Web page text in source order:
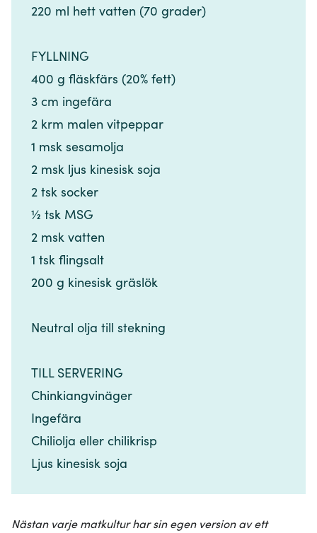
220 ml hett vatten (70 grader) ​​​​‌ ‍ ​‍​‍‌‍ ‌ ​‍‌‍‍‌‌‍‌ ‌‍‍‌‌‍ ‍​‍​‍​ ‍‍​‍​‍‌ ​ ‌‍​‌‌‍ ‍‌‍‍‌‌ ‌​‌ ‍‌​‍ ‍‌‍‍‌‌‍ ​‍​‍​‍ ​​‍​‍‌‍‍​‌ ​‍‌‍‌‌‌‍‌‍​‍​‍​ ‍‍​‍​‍‌‍‍​‌ ‌​‌ ‌​‌ ​​‌ ​ ​ ‍‍​‍ ​‍ ‌‍​ ‌‍ ‌‌ ​ ​‍ ‍‌‍​ ‌‍‌‌‌ ​‍‌ ‌‍‌‍‌‌‌ ​‍‌‍​‌​‍ ‍‌ ​ ‌‍‌‌​‍ ‌ ​​‌ ​‍‌‍ ‌‍‌​‌ ‌‌‌‍​ ‌ ‌​‌‍‍‌‌‍ ‌‍ ‍​‍ ‌‍‍‌‌‍ ‍‌ ‌​‌‍‌‌‌‍ ‍‌ ‌​​‍ ‌‍‌‌‌‍‌​‌‍‍‌‌ ‌​​‍ ‌‍ ‌‌‍ ‌‍‌​‌‍‌‌​ ‌‌ ​​‌ ​‍‌‍‌‌‌ ​ ‌‍‌‌‌‍ ‍‌ ‌​‌‍​‌‌ ‌​‌‍‍‌‌‍ ‌‍ ‍​ ‍ ‌‍‍‌‌‍‌​​ ‌​ ​​‌‍‌‌‌‍​‍‌‍​‌​ ‌‌​ ​​​ ​​​ ‌‌​‍ ‌‌‍​ ‌‍​‌​ ‌‍​ ​​​‍ ‌​ ‌​​ ​‌‌‍​‌‌‍​‍​‍ ‌​ ‍‌‌‍‌​‌‍​ ‌‍​‍​‍ ‌​ ​​​ ​ ‌‍‌​​ ‍​‌‍‌‌​ ‌​​ ‍‌​ ‌‍​ ‍‌‌‍​‌​ ‍‌​ ‌​​ ‍ ‌ ‌​‌ ‍‌‌ ​​‌‍‌‌​ ‌‌ ​​‌‍​‌‌‍‌ ‌‍‌‌​ ‍ ‌ ​​‌‍​‌‌ ‌​‌‍‍​​ ‌‌‍​‍‌‍ ​‌‍ ‌‍​ ‌‍‍ ‌ ​ ​‍‌‌​ ‌‌‌​​‍‌‌ ‌‍‍ ‌‍‌‌‌ ‍‌​‍‌‌​ ​ ‌​‌​​‍‌‌​ ​ ‌​‌​​‍‌‌​ ​‍​ ​‍​ ‌​‌‍‌‌​ ​‍‌‍‌‍​ ​ ‌‍​‍‌‍‌‍​ ‍​‌‍​ ‌‍‌‌​ ‍​​ ‌‍​‍‌‌​ ​‍​ ​‍​‍‌‌​ ‌‌‌​‌​​‍ ‍‌‍​ ‌‍ ‌‍ ​‌ ‌‌‌‍ ‌‌‍ ‍‌ ​ ​‍‌‌​ ‌‌‌​​‍‌‌ ‌‍‍ ‌‍‌‌‌ ‍‌​‍‌‌​ ​ ‌​‌​​‍‌‌​ ​ ‌​‌​​‍‌‌​ ​‍​ ​‍​ ‍​​ ‌ ​ ‍​​ ​‍‌‍​‍‌‍​ ​ ​​‌‍​‍‌‍​ ​ ‍‌​ ​‍​ ​‌​‍‌‌​ ​‍​ ​‍​‍‌‌​ ‌‌‌​‌​​‍ ‍‌‍‍‌‌ ‌​‌‍‌‌‌‍ ‌‌ ​ ​‍‌‌​ ‌‌‌​​‍​ ‌​​‍‌‌​ ‌‌‌​‌​​ ‌‍​‍‌‍​‌‌ ​ ‌‍‌‌‌‌‌‌‌ ​‍‌‍ ​​ ‌‌‍‍​‌ ‌​‌ ‌​‌ ​​‌ ​ ​‍‌‌​ ​ ‌​​‌​‍‌‌​ ​‍‌​‌‍​‍‌‌​ ​‍‌​‌‍‌‍​ ‌‍ ‌‌ ​ ​‍ ‍‌‍​ ‌‍‌‌‌ ​‍‌ ‌‍‌‍‌‌‌ ​‍‌‍​‌​‍ ‍‌ ​ ‌‍‌‌​‍‌‍‌‍‍‌‌‍‌​​ ‌​ ​​‌‍‌‌‌‍​‍‌‍​‌​ ‌‌​ ​​​ ​​​ ‌‌​‍ ‌‌‍​ ‌‍​‌​ ‌‍​ ​​​‍ ‌​ ‌​​ ​‌‌‍​‌‌‍​‍​‍ ‌​ ‍‌‌‍‌​‌‍​ ‌‍​‍​‍ ‌​ ​​​ ​ ‌‍‌​​ ‍​‌‍‌‌​ ‌​​ ‍‌​ ‌‍​ ‍‌‌‍​‌​ ‍‌​ ‌​​‍‌‍‌ ‌​‌ ‍‌‌ ​​‌‍‌‌​ ‌‌ ​​‌‍​‌‌‍‌ ‌‍‌‌​‍‌‍‌ ​​‌‍​‌‌ ‌​‌‍‍​​ ‌‌‍​‍‌‍ ​‌‍ ‌‍​ ‌‍‍ ‌ ​ ​‍‌‌​ ‌‌‌​​‍‌‌ ‌‍‍ ‌‍‌‌‌ ‍‌​‍‌‌​ ​ ‌​‌​​‍‌‌​ ​ ‌​‌​​‍‌‌​ ​‍​ ​‍​ ‌​‌‍‌‌​ ​‍‌‍‌‍​ ​ ‌‍​‍‌‍‌‍​ ‍​‌‍​ ‌‍‌‌​ ‍​​ ‌‍​‍‌‌​ ​‍​ ​‍​‍‌‌​ ‌‌‌​‌​​‍ ‍‌‍​ ‌‍ ‌‍ ​‌ ‌‌‌‍ ‌‌‍ ‍‌ ​ ​‍‌‌​ ‌‌‌​​‍‌‌ ‌‍‍ ‌‍‌‌‌ ‍‌​‍‌‌​ ​ ‌​‌​​‍‌‌​ ​ ‌​‌​​‍‌‌​ ​‍​ ​‍​ ‍​​ ‌ ​ ‍​​ ​‍‌‍​‍‌‍​ ​ ​​‌‍​‍‌‍​ ​ ‍‌​ ​‍​ ​‌​‍‌‌​ ​‍​ ​‍​‍‌‌​ ‌‌‌​‌​​‍ ‍‌‍‍‌‌ ‌​‌‍‌‌‌‍ ‌‌ ​ ​‍‌‌​ ‌‌‌​​‍​ ‌​​‍‌‌​ ‌‌‌​‌​​‍‌‍‌ ‌ ‌‍ ‌ ​‍‌‍‍ ‌ ​ ‌ ​​‌‍​‌‌‍​ ‌‍‌‌​ ‌‌ ​​‌ ​‍‌‍ ‌‍‌​‌ ‌‌‌‍​ ‌ ‌​‌‍‍‌‌‍ ‌‍ ‍​‍‌‍‌ ​​‌‍‌‌‌ ​‍‌ ​ ‌ ​​‌‍‌‌‌‍​ ‌ ‌​‌‍‍‌‌ ‌‍‌‍‌‌​ ‌‌ ​​‌ ‌‌‌‍​‍‌‍ ​‌‍‍‌‌ ​ ‌‍‍​‌‍‌‌‌‍‌​​‍​‍‌ ‌
FYLLNING​​​​‌ ‍ ​‍​‍‌‍ ‌ ​‍‌‍‍‌‌‍‌ ‌‍‍‌‌‍ ‍​‍​‍​ ‍‍​‍​‍‌ ​ ‌‍​‌‌‍ ‍‌‍‍‌‌ ‌​‌ ‍‌​‍ ‍‌‍‍‌‌‍ ​‍​‍​‍ ​​‍​‍‌‍‍​‌ ​‍‌‍‌‌‌‍‌‍​‍​‍​ ‍‍​‍​‍‌‍‍​‌ ‌​‌ ‌​‌ ​​‌ ​ ​ ‍‍​‍ ​‍ ‌‍​ ‌‍ ‌‌ ​ ​‍ ‍‌‍​ ‌‍‌‌‌ ​‍‌ ‌‍‌‍‌‌‌ ​‍‌‍​‌​‍ ‍‌ ​ ‌‍‌‌​‍ ‌ ​​‌ ​‍‌‍ ‌‍‌​‌ ‌‌‌‍​ ‌ ‌​‌‍‍‌‌‍ ‌‍ ‍​‍ ‌‍‍‌‌‍ ‍‌ ‌​‌‍‌‌‌‍ ‍‌ ‌​​‍ ‌‍‌‌‌‍‌​‌‍‍‌‌ ‌​​‍ ‌‍ ‌‌‍ ‌‍‌​‌‍‌‌​ ‌‌ ​​‌ ​‍‌‍‌‌‌ ​ ‌‍‌‌‌‍ ‍‌ ‌​‌‍​‌‌ ‌​‌‍‍‌‌‍ ‌‍ ‍​ ‍ ‌‍‍‌‌‍‌​​ ‌​ ​​‌‍‌‌‌‍​‍‌‍​‌​ ‌‌​ ​​​ ​​​ ‌‌​‍ ‌‌‍​ ‌‍​‌​ ‌‍​ ​​​‍ ‌​ ‌​​ ​‌‌‍​‌‌‍​‍​‍ ‌​ ‍‌‌‍‌​‌‍​ ‌‍​‍​‍ ‌​ ​​​ ​ ‌‍‌​​ ‍​‌‍‌‌​ ‌​​ ‍‌​ ‌‍​ ‍‌‌‍​‌​ ‍‌​ ‌​​ ‍ ‌ ‌​‌ ‍‌‌ ​​‌‍‌‌​ ‌‌ ​​‌‍​‌‌‍‌ ‌‍‌‌​ ‍ ‌ ​​‌‍​‌‌ ‌​‌‍‍​​ ‌‌‍​‍‌‍ ​‌‍ ‌‍​ ‌‍‍ ‌ ​ ​‍‌‌​ ‌‌‌​​‍‌‌ ‌‍‍ ‌‍‌‌‌ ‍‌​‍‌‌​ ​ ‌​‌​​‍‌‌​ ​ ‌​‌​​‍‌‌​ ​‍​ ​‍​ ‌​‌‍‌‌​ ​‍‌‍‌‍​ ​ ‌‍​‍‌‍‌‍​ ‍​‌‍​ ‌‍‌‌​ ‍​​ ‌‍​‍‌‌​ ​‍​ ​‍​‍‌‌​ ‌‌‌​‌​​‍ ‍‌‍​ ‌‍ ‌‍ ​‌ ‌‌‌‍ ‌‌‍ ‍‌ ​ ​‍‌‌​ ‌‌‌​​‍‌‌ ‌‍‍ ‌‍‌‌‌ ‍‌​‍‌‌​ ​ ‌​‌​​‍‌‌​ ​ ‌​‌​​‍‌‌​ ​‍​ ​‍​ ‍​​ ‌ ​ ‍​​ ​‍‌‍​‍‌‍​ ​ ​​‌‍​‍‌‍​ ​ ‍‌​ ​‍​ ​‌​‍‌‌​ ​‍​ ​‍​‍‌‌​ ‌‌‌​‌​​‍ ‍‌‍‍‌‌ ‌​‌‍‌‌‌‍ ‌‌ ​ ​‍‌‌​ ‌‌‌​​‍​ ‌‍​‍‌‌​ ‌‌‌​‌​​ ‌‍​‍‌‍​‌‌ ​ ‌‍‌‌‌‌‌‌‌ ​‍‌‍ ​​ ‌‌‍‍​‌ ‌​‌ ‌​‌ ​​‌ ​ ​‍‌‌​ ​ ‌​​‌​‍‌‌​ ​‍‌​‌‍​‍‌‌​ ​‍‌​‌‍‌‍​ ‌‍ ‌‌ ​ ​‍ ‍‌‍​ ‌‍‌‌‌ ​‍‌ ‌‍‌‍‌‌‌ ​‍‌‍​‌​‍ ‍‌ ​ ‌‍‌‌​‍‌‍‌‍‍‌‌‍‌​​ ‌​ ​​‌‍‌‌‌‍​‍‌‍​‌​ ‌‌​ ​​​ ​​​ ‌‌​‍ ‌‌‍​ ‌‍​‌​ ‌‍​ ​​​‍ ‌​ ‌​​ ​‌‌‍​‌‌‍​‍​‍ ‌​ ‍‌‌‍‌​‌‍​ ‌‍​‍​‍ ‌​ ​​​ ​ ‌‍‌​​ ‍​‌‍‌‌​ ‌​​ ‍‌​ ‌‍​ ‍‌‌‍​‌​ ‍‌​ ‌​​‍‌‍‌ ‌​‌ ‍‌‌ ​​‌‍‌‌​ ‌‌ ​​‌‍​‌‌‍‌ ‌‍‌‌​‍‌‍‌ ​​‌‍​‌‌ ‌​‌‍‍​​ ‌‌‍​‍‌‍ ​‌‍ ‌‍​ ‌‍‍ ‌ ​ ​‍‌‌​ ‌‌‌​​‍‌‌ ‌‍‍ ‌‍‌‌‌ ‍‌​‍‌‌​ ​ ‌​‌​​‍‌‌​ ​ ‌​‌​​‍‌‌​ ​‍​ ​‍​ ‌​‌‍‌‌​ ​‍‌‍‌‍​ ​ ‌‍​‍‌‍‌‍​ ‍​‌‍​ ‌‍‌‌​ ‍​​ ‌‍​‍‌‌​ ​‍​ ​‍​‍‌‌​ ‌‌‌​‌​​‍ ‍‌‍​ ‌‍ ‌‍ ​‌ ‌‌‌‍ ‌‌‍ ‍‌ ​ ​‍‌‌​ ‌‌‌​​‍‌‌ ‌‍‍ ‌‍‌‌‌ ‍‌​‍‌‌​ ​ ‌​‌​​‍‌‌​ ​ ‌​‌​​‍‌‌​ ​‍​ ​‍​ ‍​​ ‌ ​ ‍​​ ​‍‌‍​‍‌‍​ ​ ​​‌‍​‍‌‍​ ​ ‍‌​ ​‍​ ​‌​‍‌‌​ ​‍​ ​‍​‍‌‌​ ‌‌‌​‌​​‍ ‍‌‍‍‌‌ ‌​‌‍‌‌‌‍ ‌‌ ​ ​‍‌‌​ ‌‌‌​​‍​ ‌‍​‍‌‌​ ‌‌‌​‌​​‍‌‍‌ ‌ ‌‍ ‌ ​‍‌‍‍ ‌ ​ ‌ ​​‌‍​‌‌‍​ ‌‍‌‌​ ‌‌ ​​‌ ​‍‌‍ ‌‍‌​‌ ‌‌‌‍​ ‌ ‌​‌‍‍‌‌‍ ‌‍ ‍​‍‌‍‌ ​​‌‍‌‌‌ ​‍‌ ​ ‌ ​​‌‍‌‌‌‍​ ‌ ‌​‌‍‍‌‌ ‌‍‌‍‌‌​ ‌‌ ​​‌ ‌‌‌‍​‍‌‍ ​‌‍‍‌‌ ​ ‌‍‍​‌‍‌‌‌‍‌​​‍​‍‌ ‌
400 g fläskfärs (20% fett) ​​​​‌ ‍ ​‍​‍‌‍ ‌ ​‍‌‍‍‌‌‍‌ ‌‍‍‌‌‍ ‍​‍​‍​ ‍‍​‍​‍‌ ​ ‌‍​‌‌‍ ‍‌‍‍‌‌ ‌​‌ ‍‌​‍ ‍‌‍‍‌‌‍ ​‍​‍​‍ ​​‍​‍‌‍‍​‌ ​‍‌‍‌‌‌‍‌‍​‍​‍​ ‍‍​‍​‍‌‍‍​‌ ‌​‌ ‌​‌ ​​‌ ​ ​ ‍‍​‍ ​‍ ‌‍​ ‌‍ ‌‌ ​ ​‍ ‍‌‍​ ‌‍‌‌‌ ​‍‌ ‌‍‌‍‌‌‌ ​‍‌‍​‌​‍ ‍‌ ​ ‌‍‌‌​‍ ‌ ​​‌ ​‍‌‍ ‌‍‌​‌ ‌‌‌‍​ ‌ ‌​‌‍‍‌‌‍ ‌‍ ‍​‍ ‌‍‍‌‌‍ ‍‌ ‌​‌‍‌‌‌‍ ‍‌ ‌​​‍ ‌‍‌‌‌‍‌​‌‍‍‌‌ ‌​​‍ ‌‍ ‌‌‍ ‌‍‌​‌‍‌‌​ ‌‌ ​​‌ ​‍‌‍‌‌‌ ​ ‌‍‌‌‌‍ ‍‌ ‌​‌‍​‌‌ ‌​‌‍‍‌‌‍ ‌‍ ‍​ ‍ ‌‍‍‌‌‍‌​​ ‌​ ​​‌‍‌‌‌‍​‍‌‍​‌​ ‌‌​ ​​​ ​​​ ‌‌​‍ ‌‌‍​ ‌‍​‌​ ‌‍​ ​​​‍ ‌​ ‌​​ ​‌‌‍​‌‌‍​‍​‍ ‌​ ‍‌‌‍‌​‌‍​ ‌‍​‍​‍ ‌​ ​​​ ​ ‌‍‌​​ ‍​‌‍‌‌​ ‌​​ ‍‌​ ‌‍​ ‍‌‌‍​‌​ ‍‌​ ‌​​ ‍ ‌ ‌​‌ ‍‌‌ ​​‌‍‌‌​ ‌‌ ​​‌‍​‌‌‍‌ ‌‍‌‌​ ‍ ‌ ​​‌‍​‌‌ ‌​‌‍‍​​ ‌‌‍​‍‌‍ ​‌‍ ‌‍​ ‌‍‍ ‌ ​ ​‍‌‌​ ‌‌‌​​‍‌‌ ‌‍‍ ‌‍‌‌‌ ‍‌​‍‌‌​ ​ ‌​‌​​‍‌‌​ ​ ‌​‌​​‍‌‌​ ​‍​ ​‍​ ‌​‌‍‌‌​ ​‍‌‍‌‍​ ​ ‌‍​‍‌‍‌‍​ ‍​‌‍​ ‌‍‌‌​ ‍​​ ‌‍​‍‌‌​ ​‍​ ​‍​‍‌‌​ ‌‌‌​‌​​‍ ‍‌‍​ ‌‍ ‌‍ ​‌ ‌‌‌‍ ‌‌‍ ‍‌ ​ ​‍‌‌​ ‌‌‌​​‍‌‌ ‌‍‍ ‌‍‌‌‌ ‍‌​‍‌‌​ ​ ‌​‌​​‍‌‌​ ​ ‌​‌​​‍‌‌​ ​‍​ ​‍​ ‍​​ ‌ ​ ‍​​ ​‍‌‍​‍‌‍​ ​ ​​‌‍​‍‌‍​ ​ ‍‌​ ​‍​ ​‌​‍‌‌​ ​‍​ ​‍​‍‌‌​ ‌‌‌​‌​​‍ ‍‌‍‍‌‌ ‌​‌‍‌‌‌‍ ‌‌ ​ ​‍‌‌​ ‌‌‌​​‍​ ‌ ​‍‌‌​ ‌‌‌​‌​​ ‌‍​‍‌‍​‌‌ ​ ‌‍‌‌‌‌‌‌‌ ​‍‌‍ ​​ ‌‌‍‍​‌ ‌​‌ ‌​‌ ​​‌ ​ ​‍‌‌​ ​ ‌​​‌​‍‌‌​ ​‍‌​‌‍​‍‌‌​ ​‍‌​‌‍‌‍​ ‌‍ ‌‌ ​ ​‍ ‍‌‍​ ‌‍‌‌‌ ​‍‌ ‌‍‌‍‌‌‌ ​‍‌‍​‌​‍ ‍‌ ​ ‌‍‌‌​‍‌‍‌‍‍‌‌‍‌​​ ‌​ ​​‌‍‌‌‌‍​‍‌‍​‌​ ‌‌​ ​​​ ​​​ ‌‌​‍ ‌‌‍​ ‌‍​‌​ ‌‍​ ​​​‍ ‌​ ‌​​ ​‌‌‍​‌‌‍​‍​‍ ‌​ ‍‌‌‍‌​‌‍​ ‌‍​‍​‍ ‌​ ​​​ ​ ‌‍‌​​ ‍​‌‍‌‌​ ‌​​ ‍‌​ ‌‍​ ‍‌‌‍​‌​ ‍‌​ ‌​​‍‌‍‌ ‌​‌ ‍‌‌ ​​‌‍‌‌​ ‌‌ ​​‌‍​‌‌‍‌ ‌‍‌‌​‍‌‍‌ ​​‌‍​‌‌ ‌​‌‍‍​​ ‌‌‍​‍‌‍ ​‌‍ ‌‍​ ‌‍‍ ‌ ​ ​‍‌‌​ ‌‌‌​​‍‌‌ ‌‍‍ ‌‍‌‌‌ ‍‌​‍‌‌​ ​ ‌​‌​​‍‌‌​ ​ ‌​‌​​‍‌‌​ ​‍​ ​‍​ ‌​‌‍‌‌​ ​‍‌‍‌‍​ ​ ‌‍​‍‌‍‌‍​ ‍​‌‍​ ‌‍‌‌​ ‍​​ ‌‍​‍‌‌​ ​‍​ ​‍​‍‌‌​ ‌‌‌​‌​​‍ ‍‌‍​ ‌‍ ‌‍ ​‌ ‌‌‌‍ ‌‌‍ ‍‌ ​ ​‍‌‌​ ‌‌‌​​‍‌‌ ‌‍‍ ‌‍‌‌‌ ‍‌​‍‌‌​ ​ ‌​‌​​‍‌‌​ ​ ‌​‌​​‍‌‌​ ​‍​ ​‍​ ‍​​ ‌ ​ ‍​​ ​‍‌‍​‍‌‍​ ​ ​​‌‍​‍‌‍​ ​ ‍‌​ ​‍​ ​‌​‍‌‌​ ​‍​ ​‍​‍‌‌​ ‌‌‌​‌​​‍ ‍‌‍‍‌‌ ‌​‌‍‌‌‌‍ ‌‌ ​ ​‍‌‌​ ‌‌‌​​‍​ ‌ ​‍‌‌​ ‌‌‌​‌​​‍‌‍‌ ‌ ‌‍ ‌ ​‍‌‍‍ ‌ ​ ‌ ​​‌‍​‌‌‍​ ‌‍‌‌​ ‌‌ ​​‌ ​‍‌‍ ‌‍‌​‌ ‌‌‌‍​ ‌ ‌​‌‍‍‌‌‍ ‌‍ ‍​‍‌‍‌ ​​‌‍‌‌‌ ​‍‌ ​ ‌ ​​‌‍‌‌‌‍​ ‌ ‌​‌‍‍‌‌ ‌‍‌‍‌‌​ ‌‌ ​​‌ ‌‌‌‍​‍‌‍ ​‌‍‍‌‌ ​ ‌‍‍​‌‍‌‌‌‍‌​​‍​‍‌ ‌
3 cm ingefära​​​​‌ ‍ ​‍​‍‌‍ ‌ ​‍‌‍‍‌‌‍‌ ‌‍‍‌‌‍ ‍​‍​‍​ ‍‍​‍​‍‌ ​ ‌‍​‌‌‍ ‍‌‍‍‌‌ ‌​‌ ‍‌​‍ ‍‌‍‍‌‌‍ ​‍​‍​‍ ​​‍​‍‌‍‍​‌ ​‍‌‍‌‌‌‍‌‍​‍​‍​ ‍‍​‍​‍‌‍‍​‌ ‌​‌ ‌​‌ ​​‌ ​ ​ ‍‍​‍ ​‍ ‌‍​ ‌‍ ‌‌ ​ ​‍ ‍‌‍​ ‌‍‌‌‌ ​‍‌ ‌‍‌‍‌‌‌ ​‍‌‍​‌​‍ ‍‌ ​ ‌‍‌‌​‍ ‌ ​​‌ ​‍‌‍ ‌‍‌​‌ ‌‌‌‍​ ‌ ‌​‌‍‍‌‌‍ ‌‍ ‍​‍ ‌‍‍‌‌‍ ‍‌ ‌​‌‍‌‌‌‍ ‍‌ ‌​​‍ ‌‍‌‌‌‍‌​‌‍‍‌‌ ‌​​‍ ‌‍ ‌‌‍ ‌‍‌​‌‍‌‌​ ‌‌ ​​‌ ​‍‌‍‌‌‌ ​ ‌‍‌‌‌‍ ‍‌ ‌​‌‍​‌‌ ‌​‌‍‍‌‌‍ ‌‍ ‍​ ‍ ‌‍‍‌‌‍‌​​ ‌​ ​​‌‍‌‌‌‍​‍‌‍​‌​ ‌‌​ ​​​ ​​​ ‌‌​‍ ‌‌‍​ ‌‍​‌​ ‌‍​ ​​​‍ ‌​ ‌​​ ​‌‌‍​‌‌‍​‍​‍ ‌​ ‍‌‌‍‌​‌‍​ ‌‍​‍​‍ ‌​ ​​​ ​ ‌‍‌​​ ‍​‌‍‌‌​ ‌​​ ‍‌​ ‌‍​ ‍‌‌‍​‌​ ‍‌​ ‌​​ ‍ ‌ ‌​‌ ‍‌‌ ​​‌‍‌‌​ ‌‌ ​​‌‍​‌‌‍‌ ‌‍‌‌​ ‍ ‌ ​​‌‍​‌‌ ‌​‌‍‍​​ ‌‌‍​‍‌‍ ​‌‍ ‌‍​ ‌‍‍ ‌ ​ ​‍‌‌​ ‌‌‌​​‍‌‌ ‌‍‍ ‌‍‌‌‌ ‍‌​‍‌‌​ ​ ‌​‌​​‍‌‌​ ​ ‌​‌​​‍‌‌​ ​‍​ ​‍​ ‌​‌‍‌‌​ ​‍‌‍‌‍​ ​ ‌‍​‍‌‍‌‍​ ‍​‌‍​ ‌‍‌‌​ ‍​​ ‌‍​‍‌‌​ ​‍​ ​‍​‍‌‌​ ‌‌‌​‌​​‍ ‍‌‍​ ‌‍ ‌‍ ​‌ ‌‌‌‍ ‌‌‍ ‍‌ ​ ​‍‌‌​ ‌‌‌​​‍‌‌ ‌‍‍ ‌‍‌‌‌ ‍‌​‍‌‌​ ​ ‌​‌​​‍‌‌​ ​ ‌​‌​​‍‌‌​ ​‍​ ​‍​ ‍​​ ‌ ​ ‍​​ ​‍‌‍​‍‌‍​ ​ ​​‌‍​‍‌‍​ ​ ‍‌​ ​‍​ ​‌​‍‌‌​ ​‍​ ​‍​‍‌‌​ ‌‌‌​‌​​‍ ‍‌‍‍‌‌ ‌​‌‍‌‌‌‍ ‌‌ ​ ​‍‌‌​ ‌‌‌​​‍​ ‍​​‍‌‌​ ‌‌‌​‌​​ ‌‍​‍‌‍​‌‌ ​ ‌‍‌‌‌‌‌‌‌ ​‍‌‍ ​​ ‌‌‍‍​‌ ‌​‌ ‌​‌ ​​‌ ​ ​‍‌‌​ ​ ‌​​‌​‍‌‌​ ​‍‌​‌‍​‍‌‌​ ​‍‌​‌‍‌‍​ ‌‍ ‌‌ ​ ​‍ ‍‌‍​ ‌‍‌‌‌ ​‍‌ ‌‍‌‍‌‌‌ ​‍‌‍​‌​‍ ‍‌ ​ ‌‍‌‌​‍‌‍‌‍‍‌‌‍‌​​ ‌​ ​​‌‍‌‌‌‍​‍‌‍​‌​ ‌‌​ ​​​ ​​​ ‌‌​‍ ‌‌‍​ ‌‍​‌​ ‌‍​ ​​​‍ ‌​ ‌​​ ​‌‌‍​‌‌‍​‍​‍ ‌​ ‍‌‌‍‌​‌‍​ ‌‍​‍​‍ ‌​ ​​​ ​ ‌‍‌​​ ‍​‌‍‌‌​ ‌​​ ‍‌​ ‌‍​ ‍‌‌‍​‌​ ‍‌​ ‌​​‍‌‍‌ ‌​‌ ‍‌‌ ​​‌‍‌‌​ ‌‌ ​​‌‍​‌‌‍‌ ‌‍‌‌​‍‌‍‌ ​​‌‍​‌‌ ‌​‌‍‍​​ ‌‌‍​‍‌‍ ​‌‍ ‌‍​ ‌‍‍ ‌ ​ ​‍‌‌​ ‌‌‌​​‍‌‌ ‌‍‍ ‌‍‌‌‌ ‍‌​‍‌‌​ ​ ‌​‌​​‍‌‌​ ​ ‌​‌​​‍‌‌​ ​‍​ ​‍​ ‌​‌‍‌‌​ ​‍‌‍‌‍​ ​ ‌‍​‍‌‍‌‍​ ‍​‌‍​ ‌‍‌‌​ ‍​​ ‌‍​‍‌‌​ ​‍​ ​‍​‍‌‌​ ‌‌‌​‌​​‍ ‍‌‍​ ‌‍ ‌‍ ​‌ ‌‌‌‍ ‌‌‍ ‍‌ ​ ​‍‌‌​ ‌‌‌​​‍‌‌ ‌‍‍ ‌‍‌‌‌ ‍‌​‍‌‌​ ​ ‌​‌​​‍‌‌​ ​ ‌​‌​​‍‌‌​ ​‍​ ​‍​ ‍​​ ‌ ​ ‍​​ ​‍‌‍​‍‌‍​ ​ ​​‌‍​‍‌‍​ ​ ‍‌​ ​‍​ ​‌​‍‌‌​ ​‍​ ​‍​‍‌‌​ ‌‌‌​‌​​‍ ‍‌‍‍‌‌ ‌​‌‍‌‌‌‍ ‌‌ ​ ​‍‌‌​ ‌‌‌​​‍​ ‍​​‍‌‌​ ‌‌‌​‌​​‍‌‍‌ ‌ ‌‍ ‌ ​‍‌‍‍ ‌ ​ ‌ ​​‌‍​‌‌‍​ ‌‍‌‌​ ‌‌ ​​‌ ​‍‌‍ ‌‍‌​‌ ‌‌‌‍​ ‌ ‌​‌‍‍‌‌‍ ‌‍ ‍​‍‌‍‌ ​​‌‍‌‌‌ ​‍‌ ​ ‌ ​​‌‍‌‌‌‍​ ‌ ‌​‌‍‍‌‌ ‌‍‌‍‌‌​ ‌‌ ​​‌ ‌‌‌‍​‍‌‍ ​‌‍‍‌‌ ​ ‌‍‍​‌‍‌‌‌‍‌​​‍​‍‌ ‌
2 krm malen vitpeppar​​​​‌ ‍ ​‍​‍‌‍ ‌ ​‍‌‍‍‌‌‍‌ ‌‍‍‌‌‍ ‍​‍​‍​ ‍‍​‍​‍‌ ​ ‌‍​‌‌‍ ‍‌‍‍‌‌ ‌​‌ ‍‌​‍ ‍‌‍‍‌‌‍ ​‍​‍​‍ ​​‍​‍‌‍‍​‌ ​‍‌‍‌‌‌‍‌‍​‍​‍​ ‍‍​‍​‍‌‍‍​‌ ‌​‌ ‌​‌ ​​‌ ​ ​ ‍‍​‍ ​‍ ‌‍​ ‌‍ ‌‌ ​ ​‍ ‍‌‍​ ‌‍‌‌‌ ​‍‌ ‌‍‌‍‌‌‌ ​‍‌‍​‌​‍ ‍‌ ​ ‌‍‌‌​‍ ‌ ​​‌ ​‍‌‍ ‌‍‌​‌ ‌‌‌‍​ ‌ ‌​‌‍‍‌‌‍ ‌‍ ‍​‍ ‌‍‍‌‌‍ ‍‌ ‌​‌‍‌‌‌‍ ‍‌ ‌​​‍ ‌‍‌‌‌‍‌​‌‍‍‌‌ ‌​​‍ ‌‍ ‌‌‍ ‌‍‌​‌‍‌‌​ ‌‌ ​​‌ ​‍‌‍‌‌‌ ​ ‌‍‌‌‌‍ ‍‌ ‌​‌‍​‌‌ ‌​‌‍‍‌‌‍ ‌‍ ‍​ ‍ ‌‍‍‌‌‍‌​​ ‌​ ​​‌‍‌‌‌‍​‍‌‍​‌​ ‌‌​ ​​​ ​​​ ‌‌​‍ ‌‌‍​ ‌‍​‌​ ‌‍​ ​​​‍ ‌​ ‌​​ ​‌‌‍​‌‌‍​‍​‍ ‌​ ‍‌‌‍‌​‌‍​ ‌‍​‍​‍ ‌​ ​​​ ​ ‌‍‌​​ ‍​‌‍‌‌​ ‌​​ ‍‌​ ‌‍​ ‍‌‌‍​‌​ ‍‌​ ‌​​ ‍ ‌ ‌​‌ ‍‌‌ ​​‌‍‌‌​ ‌‌ ​​‌‍​‌‌‍‌ ‌‍‌‌​ ‍ ‌ ​​‌‍​‌‌ ‌​‌‍‍​​ ‌‌‍​‍‌‍ ​‌‍ ‌‍​ ‌‍‍ ‌ ​ ​‍‌‌​ ‌‌‌​​‍‌‌ ‌‍‍ ‌‍‌‌‌ ‍‌​‍‌‌​ ​ ‌​‌​​‍‌‌​ ​ ‌​‌​​‍‌‌​ ​‍​ ​‍​ ‌​‌‍‌‌​ ​‍‌‍‌‍​ ​ ‌‍​‍‌‍‌‍​ ‍​‌‍​ ‌‍‌‌​ ‍​​ ‌‍​‍‌‌​ ​‍​ ​‍​‍‌‌​ ‌‌‌​‌​​‍ ‍‌‍​ ‌‍ ‌‍ ​‌ ‌‌‌‍ ‌‌‍ ‍‌ ​ ​‍‌‌​ ‌‌‌​​‍‌‌ ‌‍‍ ‌‍‌‌‌ ‍‌​‍‌‌​ ​ ‌​‌​​‍‌‌​ ​ ‌​‌​​‍‌‌​ ​‍​ ​‍​ ‍​​ ‌ ​ ‍​​ ​‍‌‍​‍‌‍​ ​ ​​‌‍​‍‌‍​ ​ ‍‌​ ​‍​ ​‌​‍‌‌​ ​‍​ ​‍​‍‌‌​ ‌‌‌​‌​​‍ ‍‌‍‍‌‌ ‌​‌‍‌‌‌‍ ‌‌ ​ ​‍‌‌​ ‌‌‌​​‍​ ‍‌​‍‌‌​ ‌‌‌​‌​​ ‌‍​‍‌‍​‌‌ ​ ‌‍‌‌‌‌‌‌‌ ​‍‌‍ ​​ ‌‌‍‍​‌ ‌​‌ ‌​‌ ​​‌ ​ ​‍‌‌​ ​ ‌​​‌​‍‌‌​ ​‍‌​‌‍​‍‌‌​ ​‍‌​‌‍‌‍​ ‌‍ ‌‌ ​ ​‍ ‍‌‍​ ‌‍‌‌‌ ​‍‌ ‌‍‌‍‌‌‌ ​‍‌‍​‌​‍ ‍‌ ​ ‌‍‌‌​‍‌‍‌‍‍‌‌‍‌​​ ‌​ ​​‌‍‌‌‌‍​‍‌‍​‌​ ‌‌​ ​​​ ​​​ ‌‌​‍ ‌‌‍​ ‌‍​‌​ ‌‍​ ​​​‍ ‌​ ‌​​ ​‌‌‍​‌‌‍​‍​‍ ‌​ ‍‌‌‍‌​‌‍​ ‌‍​‍​‍ ‌​ ​​​ ​ ‌‍‌​​ ‍​‌‍‌‌​ ‌​​ ‍‌​ ‌‍​ ‍‌‌‍​‌​ ‍‌​ ‌​​‍‌‍‌ ‌​‌ ‍‌‌ ​​‌‍‌‌​ ‌‌ ​​‌‍​‌‌‍‌ ‌‍‌‌​‍‌‍‌ ​​‌‍​‌‌ ‌​‌‍‍​​ ‌‌‍​‍‌‍ ​‌‍ ‌‍​ ‌‍‍ ‌ ​ ​‍‌‌​ ‌‌‌​​‍‌‌ ‌‍‍ ‌‍‌‌‌ ‍‌​‍‌‌​ ​ ‌​‌​​‍‌‌​ ​ ‌​‌​​‍‌‌​ ​‍​ ​‍​ ‌​‌‍‌‌​ ​‍‌‍‌‍​ ​ ‌‍​‍‌‍‌‍​ ‍​‌‍​ ‌‍‌‌​ ‍​​ ‌‍​‍‌‌​ ​‍​ ​‍​‍‌‌​ ‌‌‌​‌​​‍ ‍‌‍​ ‌‍ ‌‍ ​‌ ‌‌‌‍ ‌‌‍ ‍‌ ​ ​‍‌‌​ ‌‌‌​​‍‌‌ ‌‍‍ ‌‍‌‌‌ ‍‌​‍‌‌​ ​ ‌​‌​​‍‌‌​ ​ ‌​‌​​‍‌‌​ ​‍​ ​‍​ ‍​​ ‌ ​ ‍​​ ​‍‌‍​‍‌‍​ ​ ​​‌‍​‍‌‍​ ​ ‍‌​ ​‍​ ​‌​‍‌‌​ ​‍​ ​‍​‍‌‌​ ‌‌‌​‌​​‍ ‍‌‍‍‌‌ ‌​‌‍‌‌‌‍ ‌‌ ​ ​‍‌‌​ ‌‌‌​​‍​ ‍‌​‍‌‌​ ‌‌‌​‌​​‍‌‍‌ ‌ ‌‍ ‌ ​‍‌‍‍ ‌ ​ ‌ ​​‌‍​‌‌‍​ ‌‍‌‌​ ‌‌ ​​‌ ​‍‌‍ ‌‍‌​‌ ‌‌‌‍​ ‌ ‌​‌‍‍‌‌‍ ‌‍ ‍​‍‌‍‌ ​​‌‍‌‌‌ ​‍‌ ​ ‌ ​​‌‍‌‌‌‍​ ‌ ‌​‌‍‍‌‌ ‌‍‌‍‌‌​ ‌‌ ​​‌ ‌‌‌‍​‍‌‍ ​‌‍‍‌‌ ​ ‌‍‍​‌‍‌‌‌‍‌​​‍​‍‌ ‌
1 msk sesamolja​​​​‌ ‍ ​‍​‍‌‍ ‌ ​‍‌‍‍‌‌‍‌ ‌‍‍‌‌‍ ‍​‍​‍​ ‍‍​‍​‍‌ ​ ‌‍​‌‌‍ ‍‌‍‍‌‌ ‌​‌ ‍‌​‍ ‍‌‍‍‌‌‍ ​‍​‍​‍ ​​‍​‍‌‍‍​‌ ​‍‌‍‌‌‌‍‌‍​‍​‍​ ‍‍​‍​‍‌‍‍​‌ ‌​‌ ‌​‌ ​​‌ ​ ​ ‍‍​‍ ​‍ ‌‍​ ‌‍ ‌‌ ​ ​‍ ‍‌‍​ ‌‍‌‌‌ ​‍‌ ‌‍‌‍‌‌‌ ​‍‌‍​‌​‍ ‍‌ ​ ‌‍‌‌​‍ ‌ ​​‌ ​‍‌‍ ‌‍‌​‌ ‌‌‌‍​ ‌ ‌​‌‍‍‌‌‍ ‌‍ ‍​‍ ‌‍‍‌‌‍ ‍‌ ‌​‌‍‌‌‌‍ ‍‌ ‌​​‍ ‌‍‌‌‌‍‌​‌‍‍‌‌ ‌​​‍ ‌‍ ‌‌‍ ‌‍‌​‌‍‌‌​ ‌‌ ​​‌ ​‍‌‍‌‌‌ ​ ‌‍‌‌‌‍ ‍‌ ‌​‌‍​‌‌ ‌​‌‍‍‌‌‍ ‌‍ ‍​ ‍ ‌‍‍‌‌‍‌​​ ‌​ ​​‌‍‌‌‌‍​‍‌‍​‌​ ‌‌​ ​​​ ​​​ ‌‌​‍ ‌‌‍​ ‌‍​‌​ ‌‍​ ​​​‍ ‌​ ‌​​ ​‌‌‍​‌‌‍​‍​‍ ‌​ ‍‌‌‍‌​‌‍​ ‌‍​‍​‍ ‌​ ​​​ ​ ‌‍‌​​ ‍​‌‍‌‌​ ‌​​ ‍‌​ ‌‍​ ‍‌‌‍​‌​ ‍‌​ ‌​​ ‍ ‌ ‌​‌ ‍‌‌ ​​‌‍‌‌​ ‌‌ ​​‌‍​‌‌‍‌ ‌‍‌‌​ ‍ ‌ ​​‌‍​‌‌ ‌​‌‍‍​​ ‌‌‍​‍‌‍ ​‌‍ ‌‍​ ‌‍‍ ‌ ​ ​‍‌‌​ ‌‌‌​​‍‌‌ ‌‍‍ ‌‍‌‌‌ ‍‌​‍‌‌​ ​ ‌​‌​​‍‌‌​ ​ ‌​‌​​‍‌‌​ ​‍​ ​‍​ ‌​‌‍‌‌​ ​‍‌‍‌‍​ ​ ‌‍​‍‌‍‌‍​ ‍​‌‍​ ‌‍‌‌​ ‍​​ ‌‍​‍‌‌​ ​‍​ ​‍​‍‌‌​ ‌‌‌​‌​​‍ ‍‌‍​ ‌‍ ‌‍ ​‌ ‌‌‌‍ ‌‌‍ ‍‌ ​ ​‍‌‌​ ‌‌‌​​‍‌‌ ‌‍‍ ‌‍‌‌‌ ‍‌​‍‌‌​ ​ ‌​‌​​‍‌‌​ ​ ‌​‌​​‍‌‌​ ​‍​ ​‍​ ‍​​ ‌ ​ ‍​​ ​‍‌‍​‍‌‍​ ​ ​​‌‍​‍‌‍​ ​ ‍‌​ ​‍​ ​‌​‍‌‌​ ​‍​ ​‍​‍‌‌​ ‌‌‌​‌​​‍ ‍‌‍‍‌‌ ‌​‌‍‌‌‌‍ ‌‌ ​ ​‍‌‌​ ‌‌‌​​‍​ ​‌​ ​​​‍‌‌​ ‌‌‌​‌​​ ‌‍​‍‌‍​‌‌ ​ ‌‍‌‌‌‌‌‌‌ ​‍‌‍ ​​ ‌‌‍‍​‌ ‌​‌ ‌​‌ ​​‌ ​ ​‍‌‌​ ​ ‌​​‌​‍‌‌​ ​‍‌​‌‍​‍‌‌​ ​‍‌​‌‍‌‍​ ‌‍ ‌‌ ​ ​‍ ‍‌‍​ ‌‍‌‌‌ ​‍‌ ‌‍‌‍‌‌‌ ​‍‌‍​‌​‍ ‍‌ ​ ‌‍‌‌​‍‌‍‌‍‍‌‌‍‌​​ ‌​ ​​‌‍‌‌‌‍​‍‌‍​‌​ ‌‌​ ​​​ ​​​ ‌‌​‍ ‌‌‍​ ‌‍​‌​ ‌‍​ ​​​‍ ‌​ ‌​​ ​‌‌‍​‌‌‍​‍​‍ ‌​ ‍‌‌‍‌​‌‍​ ‌‍​‍​‍ ‌​ ​​​ ​ ‌‍‌​​ ‍​‌‍‌‌​ ‌​​ ‍‌​ ‌‍​ ‍‌‌‍​‌​ ‍‌​ ‌​​‍‌‍‌ ‌​‌ ‍‌‌ ​​‌‍‌‌​ ‌‌ ​​‌‍​‌‌‍‌ ‌‍‌‌​‍‌‍‌ ​​‌‍​‌‌ ‌​‌‍‍​​ ‌‌‍​‍‌‍ ​‌‍ ‌‍​ ‌‍‍ ‌ ​ ​‍‌‌​ ‌‌‌​​‍‌‌ ‌‍‍ ‌‍‌‌‌ ‍‌​‍‌‌​ ​ ‌​‌​​‍‌‌​ ​ ‌​‌​​‍‌‌​ ​‍​ ​‍​ ‌​‌‍‌‌​ ​‍‌‍‌‍​ ​ ‌‍​‍‌‍‌‍​ ‍​‌‍​ ‌‍‌‌​ ‍​​ ‌‍​‍‌‌​ ​‍​ ​‍​‍‌‌​ ‌‌‌​‌​​‍ ‍‌‍​ ‌‍ ‌‍ ​‌ ‌‌‌‍ ‌‌‍ ‍‌ ​ ​‍‌‌​ ‌‌‌​​‍‌‌ ‌‍‍ ‌‍‌‌‌ ‍‌​‍‌‌​ ​ ‌​‌​​‍‌‌​ ​ ‌​‌​​‍‌‌​ ​‍​ ​‍​ ‍​​ ‌ ​ ‍​​ ​‍‌‍​‍‌‍​ ​ ​​‌‍​‍‌‍​ ​ ‍‌​ ​‍​ ​‌​‍‌‌​ ​‍​ ​‍​‍‌‌​ ‌‌‌​‌​​‍ ‍‌‍‍‌‌ ‌​‌‍‌‌‌‍ ‌‌ ​ ​‍‌‌​ ‌‌‌​​‍​ ​‌​ ​​​‍‌‌​ ‌‌‌​‌​​‍‌‍‌ ‌ ‌‍ ‌ ​‍‌‍‍ ‌ ​ ‌ ​​‌‍​‌‌‍​ ‌‍‌‌​ ‌‌ ​​‌ ​‍‌‍ ‌‍‌​‌ ‌‌‌‍​ ‌ ‌​‌‍‍‌‌‍ ‌‍ ‍​‍‌‍‌ ​​‌‍‌‌‌ ​‍‌ ​ ‌ ​​‌‍‌‌‌‍​ ‌ ‌​‌‍‍‌‌ ‌‍‌‍‌‌​ ‌‌ ​​‌ ‌‌‌‍​‍‌‍ ​‌‍‍‌‌ ​ ‌‍‍​‌‍‌‌‌‍‌​​‍​‍‌ ‌
2 msk ljus kinesisk soja​​​​‌ ‍ ​‍​‍‌‍ ‌ ​‍‌‍‍‌‌‍‌ ‌‍‍‌‌‍ ‍​‍​‍​ ‍‍​‍​‍‌ ​ ‌‍​‌‌‍ ‍‌‍‍‌‌ ‌​‌ ‍‌​‍ ‍‌‍‍‌‌‍ ​‍​‍​‍ ​​‍​‍‌‍‍​‌ ​‍‌‍‌‌‌‍‌‍​‍​‍​ ‍‍​‍​‍‌‍‍​‌ ‌​‌ ‌​‌ ​​‌ ​ ​ ‍‍​‍ ​‍ ‌‍​ ‌‍ ‌‌ ​ ​‍ ‍‌‍​ ‌‍‌‌‌ ​‍‌ ‌‍‌‍‌‌‌ ​‍‌‍​‌​‍ ‍‌ ​ ‌‍‌‌​‍ ‌ ​​‌ ​‍‌‍ ‌‍‌​‌ ‌‌‌‍​ ‌ ‌​‌‍‍‌‌‍ ‌‍ ‍​‍ ‌‍‍‌‌‍ ‍‌ ‌​‌‍‌‌‌‍ ‍‌ ‌​​‍ ‌‍‌‌‌‍‌​‌‍‍‌‌ ‌​​‍ ‌‍ ‌‌‍ ‌‍‌​‌‍‌‌​ ‌‌ ​​‌ ​‍‌‍‌‌‌ ​ ‌‍‌‌‌‍ ‍‌ ‌​‌‍​‌‌ ‌​‌‍‍‌‌‍ ‌‍ ‍​ ‍ ‌‍‍‌‌‍‌​​ ‌​ ​​‌‍‌‌‌‍​‍‌‍​‌​ ‌‌​ ​​​ ​​​ ‌‌​‍ ‌‌‍​ ‌‍​‌​ ‌‍​ ​​​‍ ‌​ ‌​​ ​‌‌‍​‌‌‍​‍​‍ ‌​ ‍‌‌‍‌​‌‍​ ‌‍​‍​‍ ‌​ ​​​ ​ ‌‍‌​​ ‍​‌‍‌‌​ ‌​​ ‍‌​ ‌‍​ ‍‌‌‍​‌​ ‍‌​ ‌​​ ‍ ‌ ‌​‌ ‍‌‌ ​​‌‍‌‌​ ‌‌ ​​‌‍​‌‌‍‌ ‌‍‌‌​ ‍ ‌ ​​‌‍​‌‌ ‌​‌‍‍​​ ‌‌‍​‍‌‍ ​‌‍ ‌‍​ ‌‍‍ ‌ ​ ​‍‌‌​ ‌‌‌​​‍‌‌ ‌‍‍ ‌‍‌‌‌ ‍‌​‍‌‌​ ​ ‌​‌​​‍‌‌​ ​ ‌​‌​​‍‌‌​ ​‍​ ​‍​ ‌​‌‍‌‌​ ​‍‌‍‌‍​ ​ ‌‍​‍‌‍‌‍​ ‍​‌‍​ ‌‍‌‌​ ‍​​ ‌‍​‍‌‌​ ​‍​ ​‍​‍‌‌​ ‌‌‌​‌​​‍ ‍‌‍​ ‌‍ ‌‍ ​‌ ‌‌‌‍ ‌‌‍ ‍‌ ​ ​‍‌‌​ ‌‌‌​​‍‌‌ ‌‍‍ ‌‍‌‌‌ ‍‌​‍‌‌​ ​ ‌​‌​​‍‌‌​ ​ ‌​‌​​‍‌‌​ ​‍​ ​‍​ ‍​​ ‌ ​ ‍​​ ​‍‌‍​‍‌‍​ ​ ​​‌‍​‍‌‍​ ​ ‍‌​ ​‍​ ​‌​‍‌‌​ ​‍​ ​‍​‍‌‌​ ‌‌‌​‌​​‍ ‍‌‍‍‌‌ ‌​‌‍‌‌‌‍ ‌‌ ​ ​‍‌‌​ ‌‌‌​​‍​ ​‌​ ​‌​‍‌‌​ ‌‌‌​‌​​ ‌‍​‍‌‍​‌‌ ​ ‌‍‌‌‌‌‌‌‌ ​‍‌‍ ​​ ‌‌‍‍​‌ ‌​‌ ‌​‌ ​​‌ ​ ​‍‌‌​ ​ ‌​​‌​‍‌‌​ ​‍‌​‌‍​‍‌‌​ ​‍‌​‌‍‌‍​ ‌‍ ‌‌ ​ ​‍ ‍‌‍​ ‌‍‌‌‌ ​‍‌ ‌‍‌‍‌‌‌ ​‍‌‍​‌​‍ ‍‌ ​ ‌‍‌‌​‍‌‍‌‍‍‌‌‍‌​​ ‌​ ​​‌‍‌‌‌‍​‍‌‍​‌​ ‌‌​ ​​​ ​​​ ‌‌​‍ ‌‌‍​ ‌‍​‌​ ‌‍​ ​​​‍ ‌​ ‌​​ ​‌‌‍​‌‌‍​‍​‍ ‌​ ‍‌‌‍‌​‌‍​ ‌‍​‍​‍ ‌​ ​​​ ​ ‌‍‌​​ ‍​‌‍‌‌​ ‌​​ ‍‌​ ‌‍​ ‍‌‌‍​‌​ ‍‌​ ‌​​‍‌‍‌ ‌​‌ ‍‌‌ ​​‌‍‌‌​ ‌‌ ​​‌‍​‌‌‍‌ ‌‍‌‌​‍‌‍‌ ​​‌‍​‌‌ ‌​‌‍‍​​ ‌‌‍​‍‌‍ ​‌‍ ‌‍​ ‌‍‍ ‌ ​ ​‍‌‌​ ‌‌‌​​‍‌‌ ‌‍‍ ‌‍‌‌‌ ‍‌​‍‌‌​ ​ ‌​‌​​‍‌‌​ ​ ‌​‌​​‍‌‌​ ​‍​ ​‍​ ‌​‌‍‌‌​ ​‍‌‍‌‍​ ​ ‌‍​‍‌‍‌‍​ ‍​‌‍​ ‌‍‌‌​ ‍​​ ‌‍​‍‌‌​ ​‍​ ​‍​‍‌‌​ ‌‌‌​‌​​‍ ‍‌‍​ ‌‍ ‌‍ ​‌ ‌‌‌‍ ‌‌‍ ‍‌ ​ ​‍‌‌​ ‌‌‌​​‍‌‌ ‌‍‍ ‌‍‌‌‌ ‍‌​‍‌‌​ ​ ‌​‌​​‍‌‌​ ​ ‌​‌​​‍‌‌​ ​‍​ ​‍​ ‍​​ ‌ ​ ‍​​ ​‍‌‍​‍‌‍​ ​ ​​‌‍​‍‌‍​ ​ ‍‌​ ​‍​ ​‌​‍‌‌​ ​‍​ ​‍​‍‌‌​ ‌‌‌​‌​​‍ ‍‌‍‍‌‌ ‌​‌‍‌‌‌‍ ‌‌ ​ ​‍‌‌​ ‌‌‌​​‍​ ​‌​ ​‌​‍‌‌​ ‌‌‌​‌​​‍‌‍‌ ‌ ‌‍ ‌ ​‍‌‍‍ ‌ ​ ‌ ​​‌‍​‌‌‍​ ‌‍‌‌​ ‌‌ ​​‌ ​‍‌‍ ‌‍‌​‌ ‌‌‌‍​ ‌ ‌​‌‍‍‌‌‍ ‌‍ ‍​‍‌‍‌ ​​‌‍‌‌‌ ​‍‌ ​ ‌ ​​‌‍‌‌‌‍​ ‌ ‌​‌‍‍‌‌ ‌‍‌‍‌‌​ ‌‌ ​​‌ ‌‌‌‍​‍‌‍ ​‌‍‍‌‌ ​ ‌‍‍​‌‍‌‌‌‍‌​​‍​‍‌ ‌
2 tsk socker​​​​‌ ‍ ​‍​‍‌‍ ‌ ​‍‌‍‍‌‌‍‌ ‌‍‍‌‌‍ ‍​‍​‍​ ‍‍​‍​‍‌ ​ ‌‍​‌‌‍ ‍‌‍‍‌‌ ‌​‌ ‍‌​‍ ‍‌‍‍‌‌‍ ​‍​‍​‍ ​​‍​‍‌‍‍​‌ ​‍‌‍‌‌‌‍‌‍​‍​‍​ ‍‍​‍​‍‌‍‍​‌ ‌​‌ ‌​‌ ​​‌ ​ ​ ‍‍​‍ ​‍ ‌‍​ ‌‍ ‌‌ ​ ​‍ ‍‌‍​ ‌‍‌‌‌ ​‍‌ ‌‍‌‍‌‌‌ ​‍‌‍​‌​‍ ‍‌ ​ ‌‍‌‌​‍ ‌ ​​‌ ​‍‌‍ ‌‍‌​‌ ‌‌‌‍​ ‌ ‌​‌‍‍‌‌‍ ‌‍ ‍​‍ ‌‍‍‌‌‍ ‍‌ ‌​‌‍‌‌‌‍ ‍‌ ‌​​‍ ‌‍‌‌‌‍‌​‌‍‍‌‌ ‌​​‍ ‌‍ ‌‌‍ ‌‍‌​‌‍‌‌​ ‌‌ ​​‌ ​‍‌‍‌‌‌ ​ ‌‍‌‌‌‍ ‍‌ ‌​‌‍​‌‌ ‌​‌‍‍‌‌‍ ‌‍ ‍​ ‍ ‌‍‍‌‌‍‌​​ ‌​ ​​‌‍‌‌‌‍​‍‌‍​‌​ ‌‌​ ​​​ ​​​ ‌‌​‍ ‌‌‍​ ‌‍​‌​ ‌‍​ ​​​‍ ‌​ ‌​​ ​‌‌‍​‌‌‍​‍​‍ ‌​ ‍‌‌‍‌​‌‍​ ‌‍​‍​‍ ‌​ ​​​ ​ ‌‍‌​​ ‍​‌‍‌‌​ ‌​​ ‍‌​ ‌‍​ ‍‌‌‍​‌​ ‍‌​ ‌​​ ‍ ‌ ‌​‌ ‍‌‌ ​​‌‍‌‌​ ‌‌ ​​‌‍​‌‌‍‌ ‌‍‌‌​ ‍ ‌ ​​‌‍​‌‌ ‌​‌‍‍​​ ‌‌‍​‍‌‍ ​‌‍ ‌‍​ ‌‍‍ ‌ ​ ​‍‌‌​ ‌‌‌​​‍‌‌ ‌‍‍ ‌‍‌‌‌ ‍‌​‍‌‌​ ​ ‌​‌​​‍‌‌​ ​ ‌​‌​​‍‌‌​ ​‍​ ​‍​ ‌​‌‍‌‌​ ​‍‌‍‌‍​ ​ ‌‍​‍‌‍‌‍​ ‍​‌‍​ ‌‍‌‌​ ‍​​ ‌‍​‍‌‌​ ​‍​ ​‍​‍‌‌​ ‌‌‌​‌​​‍ ‍‌‍​ ‌‍ ‌‍ ​‌ ‌‌‌‍ ‌‌‍ ‍‌ ​ ​‍‌‌​ ‌‌‌​​‍‌‌ ‌‍‍ ‌‍‌‌‌ ‍‌​‍‌‌​ ​ ‌​‌​​‍‌‌​ ​ ‌​‌​​‍‌‌​ ​‍​ ​‍​ ‍​​ ‌ ​ ‍​​ ​‍‌‍​‍‌‍​ ​ ​​‌‍​‍‌‍​ ​ ‍‌​ ​‍​ ​‌​‍‌‌​ ​‍​ ​‍​‍‌‌​ ‌‌‌​‌​​‍ ‍‌‍‍‌‌ ‌​‌‍‌‌‌‍ ‌‌ ​ ​‍‌‌​ ‌‌‌​​‍​ ​‌​ ​‍​‍‌‌​ ‌‌‌​‌​​ ‌‍​‍‌‍​‌‌ ​ ‌‍‌‌‌‌‌‌‌ ​‍‌‍ ​​ ‌‌‍‍​‌ ‌​‌ ‌​‌ ​​‌ ​ ​‍‌‌​ ​ ‌​​‌​‍‌‌​ ​‍‌​‌‍​‍‌‌​ ​‍‌​‌‍‌‍​ ‌‍ ‌‌ ​ ​‍ ‍‌‍​ ‌‍‌‌‌ ​‍‌ ‌‍‌‍‌‌‌ ​‍‌‍​‌​‍ ‍‌ ​ ‌‍‌‌​‍‌‍‌‍‍‌‌‍‌​​ ‌​ ​​‌‍‌‌‌‍​‍‌‍​‌​ ‌‌​ ​​​ ​​​ ‌‌​‍ ‌‌‍​ ‌‍​‌​ ‌‍​ ​​​‍ ‌​ ‌​​ ​‌‌‍​‌‌‍​‍​‍ ‌​ ‍‌‌‍‌​‌‍​ ‌‍​‍​‍ ‌​ ​​​ ​ ‌‍‌​​ ‍​‌‍‌‌​ ‌​​ ‍‌​ ‌‍​ ‍‌‌‍​‌​ ‍‌​ ‌​​‍‌‍‌ ‌​‌ ‍‌‌ ​​‌‍‌‌​ ‌‌ ​​‌‍​‌‌‍‌ ‌‍‌‌​‍‌‍‌ ​​‌‍​‌‌ ‌​‌‍‍​​ ‌‌‍​‍‌‍ ​‌‍ ‌‍​ ‌‍‍ ‌ ​ ​‍‌‌​ ‌‌‌​​‍‌‌ ‌‍‍ ‌‍‌‌‌ ‍‌​‍‌‌​ ​ ‌​‌​​‍‌‌​ ​ ‌​‌​​‍‌‌​ ​‍​ ​‍​ ‌​‌‍‌‌​ ​‍‌‍‌‍​ ​ ‌‍​‍‌‍‌‍​ ‍​‌‍​ ‌‍‌‌​ ‍​​ ‌‍​‍‌‌​ ​‍​ ​‍​‍‌‌​ ‌‌‌​‌​​‍ ‍‌‍​ ‌‍ ‌‍ ​‌ ‌‌‌‍ ‌‌‍ ‍‌ ​ ​‍‌‌​ ‌‌‌​​‍‌‌ ‌‍‍ ‌‍‌‌‌ ‍‌​‍‌‌​ ​ ‌​‌​​‍‌‌​ ​ ‌​‌​​‍‌‌​ ​‍​ ​‍​ ‍​​ ‌ ​ ‍​​ ​‍‌‍​‍‌‍​ ​ ​​‌‍​‍‌‍​ ​ ‍‌​ ​‍​ ​‌​‍‌‌​ ​‍​ ​‍​‍‌‌​ ‌‌‌​‌​​‍ ‍‌‍‍‌‌ ‌​‌‍‌‌‌‍ ‌‌ ​ ​‍‌‌​ ‌‌‌​​‍​ ​‌​ ​‍​‍‌‌​ ‌‌‌​‌​​‍‌‍‌ ‌ ‌‍ ‌ ​‍‌‍‍ ‌ ​ ‌ ​​‌‍​‌‌‍​ ‌‍‌‌​ ‌‌ ​​‌ ​‍‌‍ ‌‍‌​‌ ‌‌‌‍​ ‌ ‌​‌‍‍‌‌‍ ‌‍ ‍​‍‌‍‌ ​​‌‍‌‌‌ ​‍‌ ​ ‌ ​​‌‍‌‌‌‍​ ‌ ‌​‌‍‍‌‌ ‌‍‌‍‌‌​ ‌‌ ​​‌ ‌‌‌‍​‍‌‍ ​‌‍‍‌‌ ​ ‌‍‍​‌‍‌‌‌‍‌​​‍​‍‌ ‌
½ tsk MSG​​​​‌ ‍ ​‍​‍‌‍ ‌ ​‍‌‍‍‌‌‍‌ ‌‍‍‌‌‍ ‍​‍​‍​ ‍‍​‍​‍‌ ​ ‌‍​‌‌‍ ‍‌‍‍‌‌ ‌​‌ ‍‌​‍ ‍‌‍‍‌‌‍ ​‍​‍​‍ ​​‍​‍‌‍‍​‌ ​‍‌‍‌‌‌‍‌‍​‍​‍​ ‍‍​‍​‍‌‍‍​‌ ‌​‌ ‌​‌ ​​‌ ​ ​ ‍‍​‍ ​‍ ‌‍​ ‌‍ ‌‌ ​ ​‍ ‍‌‍​ ‌‍‌‌‌ ​‍‌ ‌‍‌‍‌‌‌ ​‍‌‍​‌​‍ ‍‌ ​ ‌‍‌‌​‍ ‌ ​​‌ ​‍‌‍ ‌‍‌​‌ ‌‌‌‍​ ‌ ‌​‌‍‍‌‌‍ ‌‍ ‍​‍ ‌‍‍‌‌‍ ‍‌ ‌​‌‍‌‌‌‍ ‍‌ ‌​​‍ ‌‍‌‌‌‍‌​‌‍‍‌‌ ‌​​‍ ‌‍ ‌‌‍ ‌‍‌​‌‍‌‌​ ‌‌ ​​‌ ​‍‌‍‌‌‌ ​ ‌‍‌‌‌‍ ‍‌ ‌​‌‍​‌‌ ‌​‌‍‍‌‌‍ ‌‍ ‍​ ‍ ‌‍‍‌‌‍‌​​ ‌​ ​​‌‍‌‌‌‍​‍‌‍​‌​ ‌‌​ ​​​ ​​​ ‌‌​‍ ‌‌‍​ ‌‍​‌​ ‌‍​ ​​​‍ ‌​ ‌​​ ​‌‌‍​‌‌‍​‍​‍ ‌​ ‍‌‌‍‌​‌‍​ ‌‍​‍​‍ ‌​ ​​​ ​ ‌‍‌​​ ‍​‌‍‌‌​ ‌​​ ‍‌​ ‌‍​ ‍‌‌‍​‌​ ‍‌​ ‌​​ ‍ ‌ ‌​‌ ‍‌‌ ​​‌‍‌‌​ ‌‌ ​​‌‍​‌‌‍‌ ‌‍‌‌​ ‍ ‌ ​​‌‍​‌‌ ‌​‌‍‍​​ ‌‌‍​‍‌‍ ​‌‍ ‌‍​ ‌‍‍ ‌ ​ ​‍‌‌​ ‌‌‌​​‍‌‌ ‌‍‍ ‌‍‌‌‌ ‍‌​‍‌‌​ ​ ‌​‌​​‍‌‌​ ​ ‌​‌​​‍‌‌​ ​‍​ ​‍​ ‌​‌‍‌‌​ ​‍‌‍‌‍​ ​ ‌‍​‍‌‍‌‍​ ‍​‌‍​ ‌‍‌‌​ ‍​​ ‌‍​‍‌‌​ ​‍​ ​‍​‍‌‌​ ‌‌‌​‌​​‍ ‍‌‍​ ‌‍ ‌‍ ​‌ ‌‌‌‍ ‌‌‍ ‍‌ ​ ​‍‌‌​ ‌‌‌​​‍‌‌ ‌‍‍ ‌‍‌‌‌ ‍‌​‍‌‌​ ​ ‌​‌​​‍‌‌​ ​ ‌​‌​​‍‌‌​ ​‍​ ​‍​ ‍​​ ‌ ​ ‍​​ ​‍‌‍​‍‌‍​ ​ ​​‌‍​‍‌‍​ ​ ‍‌​ ​‍​ ​‌​‍‌‌​ ​‍​ ​‍​‍‌‌​ ‌‌‌​‌​​‍ ‍‌‍‍‌‌ ‌​‌‍‌‌‌‍ ‌‌ ​ ​‍‌‌​ ‌‌‌​​‍​ ​‌​ ​ ​‍‌‌​ ‌‌‌​‌​​ ‌‍​‍‌‍​‌‌ ​ ‌‍‌‌‌‌‌‌‌ ​‍‌‍ ​​ ‌‌‍‍​‌ ‌​‌ ‌​‌ ​​‌ ​ ​‍‌‌​ ​ ‌​​‌​‍‌‌​ ​‍‌​‌‍​‍‌‌​ ​‍‌​‌‍‌‍​ ‌‍ ‌‌ ​ ​‍ ‍‌‍​ ‌‍‌‌‌ ​‍‌ ‌‍‌‍‌‌‌ ​‍‌‍​‌​‍ ‍‌ ​ ‌‍‌‌​‍‌‍‌‍‍‌‌‍‌​​ ‌​ ​​‌‍‌‌‌‍​‍‌‍​‌​ ‌‌​ ​​​ ​​​ ‌‌​‍ ‌‌‍​ ‌‍​‌​ ‌‍​ ​​​‍ ‌​ ‌​​ ​‌‌‍​‌‌‍​‍​‍ ‌​ ‍‌‌‍‌​‌‍​ ‌‍​‍​‍ ‌​ ​​​ ​ ‌‍‌​​ ‍​‌‍‌‌​ ‌​​ ‍‌​ ‌‍​ ‍‌‌‍​‌​ ‍‌​ ‌​​‍‌‍‌ ‌​‌ ‍‌‌ ​​‌‍‌‌​ ‌‌ ​​‌‍​‌‌‍‌ ‌‍‌‌​‍‌‍‌ ​​‌‍​‌‌ ‌​‌‍‍​​ ‌‌‍​‍‌‍ ​‌‍ ‌‍​ ‌‍‍ ‌ ​ ​‍‌‌​ ‌‌‌​​‍‌‌ ‌‍‍ ‌‍‌‌‌ ‍‌​‍‌‌​ ​ ‌​‌​​‍‌‌​ ​ ‌​‌​​‍‌‌​ ​‍​ ​‍​ ‌​‌‍‌‌​ ​‍‌‍‌‍​ ​ ‌‍​‍‌‍‌‍​ ‍​‌‍​ ‌‍‌‌​ ‍​​ ‌‍​‍‌‌​ ​‍​ ​‍​‍‌‌​ ‌‌‌​‌​​‍ ‍‌‍​ ‌‍ ‌‍ ​‌ ‌‌‌‍ ‌‌‍ ‍‌ ​ ​‍‌‌​ ‌‌‌​​‍‌‌ ‌‍‍ ‌‍‌‌‌ ‍‌​‍‌‌​ ​ ‌​‌​​‍‌‌​ ​ ‌​‌​​‍‌‌​ ​‍​ ​‍​ ‍​​ ‌ ​ ‍​​ ​‍‌‍​‍‌‍​ ​ ​​‌‍​‍‌‍​ ​ ‍‌​ ​‍​ ​‌​‍‌‌​ ​‍​ ​‍​‍‌‌​ ‌‌‌​‌​​‍ ‍‌‍‍‌‌ ‌​‌‍‌‌‌‍ ‌‌ ​ ​‍‌‌​ ‌‌‌​​‍​ ​‌​ ​ ​‍‌‌​ ‌‌‌​‌​​‍‌‍‌ ‌ ‌‍ ‌ ​‍‌‍‍ ‌ ​ ‌ ​​‌‍​‌‌‍​ ‌‍‌‌​ ‌‌ ​​‌ ​‍‌‍ ‌‍‌​‌ ‌‌‌‍​ ‌ ‌​‌‍‍‌‌‍ ‌‍ ‍​‍‌‍‌ ​​‌‍‌‌‌ ​‍‌ ​ ‌ ​​‌‍‌‌‌‍​ ‌ ‌​‌‍‍‌‌ ‌‍‌‍‌‌​ ‌‌ ​​‌ ‌‌‌‍​‍‌‍ ​‌‍‍‌‌ ​ ‌‍‍​‌‍‌‌‌‍‌​​‍​‍‌ ‌
2 msk vatten​​​​‌ ‍ ​‍​‍‌‍ ‌ ​‍‌‍‍‌‌‍‌ ‌‍‍‌‌‍ ‍​‍​‍​ ‍‍​‍​‍‌ ​ ‌‍​‌‌‍ ‍‌‍‍‌‌ ‌​‌ ‍‌​‍ ‍‌‍‍‌‌‍ ​‍​‍​‍ ​​‍​‍‌‍‍​‌ ​‍‌‍‌‌‌‍‌‍​‍​‍​ ‍‍​‍​‍‌‍‍​‌ ‌​‌ ‌​‌ ​​‌ ​ ​ ‍‍​‍ ​‍ ‌‍​ ‌‍ ‌‌ ​ ​‍ ‍‌‍​ ‌‍‌‌‌ ​‍‌ ‌‍‌‍‌‌‌ ​‍‌‍​‌​‍ ‍‌ ​ ‌‍‌‌​‍ ‌ ​​‌ ​‍‌‍ ‌‍‌​‌ ‌‌‌‍​ ‌ ‌​‌‍‍‌‌‍ ‌‍ ‍​‍ ‌‍‍‌‌‍ ‍‌ ‌​‌‍‌‌‌‍ ‍‌ ‌​​‍ ‌‍‌‌‌‍‌​‌‍‍‌‌ ‌​​‍ ‌‍ ‌‌‍ ‌‍‌​‌‍‌‌​ ‌‌ ​​‌ ​‍‌‍‌‌‌ ​ ‌‍‌‌‌‍ ‍‌ ‌​‌‍​‌‌ ‌​‌‍‍‌‌‍ ‌‍ ‍​ ‍ ‌‍‍‌‌‍‌​​ ‌​ ​​‌‍‌‌‌‍​‍‌‍​‌​ ‌‌​ ​​​ ​​​ ‌‌​‍ ‌‌‍​ ‌‍​‌​ ‌‍​ ​​​‍ ‌​ ‌​​ ​‌‌‍​‌‌‍​‍​‍ ‌​ ‍‌‌‍‌​‌‍​ ‌‍​‍​‍ ‌​ ​​​ ​ ‌‍‌​​ ‍​‌‍‌‌​ ‌​​ ‍‌​ ‌‍​ ‍‌‌‍​‌​ ‍‌​ ‌​​ ‍ ‌ ‌​‌ ‍‌‌ ​​‌‍‌‌​ ‌‌ ​​‌‍​‌‌‍‌ ‌‍‌‌​ ‍ ‌ ​​‌‍​‌‌ ‌​‌‍‍​​ ‌‌‍​‍‌‍ ​‌‍ ‌‍​ ‌‍‍ ‌ ​ ​‍‌‌​ ‌‌‌​​‍‌‌ ‌‍‍ ‌‍‌‌‌ ‍‌​‍‌‌​ ​ ‌​‌​​‍‌‌​ ​ ‌​‌​​‍‌‌​ ​‍​ ​‍​ ‌​‌‍‌‌​ ​‍‌‍‌‍​ ​ ‌‍​‍‌‍‌‍​ ‍​‌‍​ ‌‍‌‌​ ‍​​ ‌‍​‍‌‌​ ​‍​ ​‍​‍‌‌​ ‌‌‌​‌​​‍ ‍‌‍​ ‌‍ ‌‍ ​‌ ‌‌‌‍ ‌‌‍ ‍‌ ​ ​‍‌‌​ ‌‌‌​​‍‌‌ ‌‍‍ ‌‍‌‌‌ ‍‌​‍‌‌​ ​ ‌​‌​​‍‌‌​ ​ ‌​‌​​‍‌‌​ ​‍​ ​‍​ ‍​​ ‌ ​ ‍​​ ​‍‌‍​‍‌‍​ ​ ​​‌‍​‍‌‍​ ​ ‍‌​ ​‍​ ​‌​‍‌‌​ ​‍​ ​‍​‍‌‌​ ‌‌‌​‌​​‍ ‍‌‍‍‌‌ ‌​‌‍‌‌‌‍ ‌‌ ​ ​‍‌‌​ ‌‌‌​​‍​ ​‌​ ‌​​‍‌‌​ ‌‌‌​‌​​ ‌‍​‍‌‍​‌‌ ​ ‌‍‌‌‌‌‌‌‌ ​‍‌‍ ​​ ‌‌‍‍​‌ ‌​‌ ‌​‌ ​​‌ ​ ​‍‌‌​ ​ ‌​​‌​‍‌‌​ ​‍‌​‌‍​‍‌‌​ ​‍‌​‌‍‌‍​ ‌‍ ‌‌ ​ ​‍ ‍‌‍​ ‌‍‌‌‌ ​‍‌ ‌‍‌‍‌‌‌ ​‍‌‍​‌​‍ ‍‌ ​ ‌‍‌‌​‍‌‍‌‍‍‌‌‍‌​​ ‌​ ​​‌‍‌‌‌‍​‍‌‍​‌​ ‌‌​ ​​​ ​​​ ‌‌​‍ ‌‌‍​ ‌‍​‌​ ‌‍​ ​​​‍ ‌​ ‌​​ ​‌‌‍​‌‌‍​‍​‍ ‌​ ‍‌‌‍‌​‌‍​ ‌‍​‍​‍ ‌​ ​​​ ​ ‌‍‌​​ ‍​‌‍‌‌​ ‌​​ ‍‌​ ‌‍​ ‍‌‌‍​‌​ ‍‌​ ‌​​‍‌‍‌ ‌​‌ ‍‌‌ ​​‌‍‌‌​ ‌‌ ​​‌‍​‌‌‍‌ ‌‍‌‌​‍‌‍‌ ​​‌‍​‌‌ ‌​‌‍‍​​ ‌‌‍​‍‌‍ ​‌‍ ‌‍​ ‌‍‍ ‌ ​ ​‍‌‌​ ‌‌‌​​‍‌‌ ‌‍‍ ‌‍‌‌‌ ‍‌​‍‌‌​ ​ ‌​‌​​‍‌‌​ ​ ‌​‌​​‍‌‌​ ​‍​ ​‍​ ‌​‌‍‌‌​ ​‍‌‍‌‍​ ​ ‌‍​‍‌‍‌‍​ ‍​‌‍​ ‌‍‌‌​ ‍​​ ‌‍​‍‌‌​ ​‍​ ​‍​‍‌‌​ ‌‌‌​‌​​‍ ‍‌‍​ ‌‍ ‌‍ ​‌ ‌‌‌‍ ‌‌‍ ‍‌ ​ ​‍‌‌​ ‌‌‌​​‍‌‌ ‌‍‍ ‌‍‌‌‌ ‍‌​‍‌‌​ ​ ‌​‌​​‍‌‌​ ​ ‌​‌​​‍‌‌​ ​‍​ ​‍​ ‍​​ ‌ ​ ‍​​ ​‍‌‍​‍‌‍​ ​ ​​‌‍​‍‌‍​ ​ ‍‌​ ​‍​ ​‌​‍‌‌​ ​‍​ ​‍​‍‌‌​ ‌‌‌​‌​​‍ ‍‌‍‍‌‌ ‌​‌‍‌‌‌‍ ‌‌ ​ ​‍‌‌​ ‌‌‌​​‍​ ​‌​ ‌​​‍‌‌​ ‌‌‌​‌​​‍‌‍‌ ‌ ‌‍ ‌ ​‍‌‍‍ ‌ ​ ‌ ​​‌‍​‌‌‍​ ‌‍‌‌​ ‌‌ ​​‌ ​‍‌‍ ‌‍‌​‌ ‌‌‌‍​ ‌ ‌​‌‍‍‌‌‍ ‌‍ ‍​‍‌‍‌ ​​‌‍‌‌‌ ​‍‌ ​ ‌ ​​‌‍‌‌‌‍​ ‌ ‌​‌‍‍‌‌ ‌‍‌‍‌‌​ ‌‌ ​​‌ ‌‌‌‍​‍‌‍ ​‌‍‍‌‌ ​ ‌‍‍​‌‍‌‌‌‍‌​​‍​‍‌ ‌
1 tsk flingsalt​​​​‌ ‍ ​‍​‍‌‍ ‌ ​‍‌‍‍‌‌‍‌ ‌‍‍‌‌‍ ‍​‍​‍​ ‍‍​‍​‍‌ ​ ‌‍​‌‌‍ ‍‌‍‍‌‌ ‌​‌ ‍‌​‍ ‍‌‍‍‌‌‍ ​‍​‍​‍ ​​‍​‍‌‍‍​‌ ​‍‌‍‌‌‌‍‌‍​‍​‍​ ‍‍​‍​‍‌‍‍​‌ ‌​‌ ‌​‌ ​​‌ ​ ​ ‍‍​‍ ​‍ ‌‍​ ‌‍ ‌‌ ​ ​‍ ‍‌‍​ ‌‍‌‌‌ ​‍‌ ‌‍‌‍‌‌‌ ​‍‌‍​‌​‍ ‍‌ ​ ‌‍‌‌​‍ ‌ ​​‌ ​‍‌‍ ‌‍‌​‌ ‌‌‌‍​ ‌ ‌​‌‍‍‌‌‍ ‌‍ ‍​‍ ‌‍‍‌‌‍ ‍‌ ‌​‌‍‌‌‌‍ ‍‌ ‌​​‍ ‌‍‌‌‌‍‌​‌‍‍‌‌ ‌​​‍ ‌‍ ‌‌‍ ‌‍‌​‌‍‌‌​ ‌‌ ​​‌ ​‍‌‍‌‌‌ ​ ‌‍‌‌‌‍ ‍‌ ‌​‌‍​‌‌ ‌​‌‍‍‌‌‍ ‌‍ ‍​ ‍ ‌‍‍‌‌‍‌​​ ‌​ ​​‌‍‌‌‌‍​‍‌‍​‌​ ‌‌​ ​​​ ​​​ ‌‌​‍ ‌‌‍​ ‌‍​‌​ ‌‍​ ​​​‍ ‌​ ‌​​ ​‌‌‍​‌‌‍​‍​‍ ‌​ ‍‌‌‍‌​‌‍​ ‌‍​‍​‍ ‌​ ​​​ ​ ‌‍‌​​ ‍​‌‍‌‌​ ‌​​ ‍‌​ ‌‍​ ‍‌‌‍​‌​ ‍‌​ ‌​​ ‍ ‌ ‌​‌ ‍‌‌ ​​‌‍‌‌​ ‌‌ ​​‌‍​‌‌‍‌ ‌‍‌‌​ ‍ ‌ ​​‌‍​‌‌ ‌​‌‍‍​​ ‌‌‍​‍‌‍ ​‌‍ ‌‍​ ‌‍‍ ‌ ​ ​‍‌‌​ ‌‌‌​​‍‌‌ ‌‍‍ ‌‍‌‌‌ ‍‌​‍‌‌​ ​ ‌​‌​​‍‌‌​ ​ ‌​‌​​‍‌‌​ ​‍​ ​‍​ ‌​‌‍‌‌​ ​‍‌‍‌‍​ ​ ‌‍​‍‌‍‌‍​ ‍​‌‍​ ‌‍‌‌​ ‍​​ ‌‍​‍‌‌​ ​‍​ ​‍​‍‌‌​ ‌‌‌​‌​​‍ ‍‌‍​ ‌‍ ‌‍ ​‌ ‌‌‌‍ ‌‌‍ ‍‌ ​ ​‍‌‌​ ‌‌‌​​‍‌‌ ‌‍‍ ‌‍‌‌‌ ‍‌​‍‌‌​ ​ ‌​‌​​‍‌‌​ ​ ‌​‌​​‍‌‌​ ​‍​ ​‍​ ‍​​ ‌ ​ ‍​​ ​‍‌‍​‍‌‍​ ​ ​​‌‍​‍‌‍​ ​ ‍‌​ ​‍​ ​‌​‍‌‌​ ​‍​ ​‍​‍‌‌​ ‌‌‌​‌​​‍ ‍‌‍‍‌‌ ‌​‌‍‌‌‌‍ ‌‌ ​ ​‍‌‌​ ‌‌‌​​‍​ ​‌​ ‌‌​‍‌‌​ ‌‌‌​‌​​ ‌‍​‍‌‍​‌‌ ​ ‌‍‌‌‌‌‌‌‌ ​‍‌‍ ​​ ‌‌‍‍​‌ ‌​‌ ‌​‌ ​​‌ ​ ​‍‌‌​ ​ ‌​​‌​‍‌‌​ ​‍‌​‌‍​‍‌‌​ ​‍‌​‌‍‌‍​ ‌‍ ‌‌ ​ ​‍ ‍‌‍​ ‌‍‌‌‌ ​‍‌ ‌‍‌‍‌‌‌ ​‍‌‍​‌​‍ ‍‌ ​ ‌‍‌‌​‍‌‍‌‍‍‌‌‍‌​​ ‌​ ​​‌‍‌‌‌‍​‍‌‍​‌​ ‌‌​ ​​​ ​​​ ‌‌​‍ ‌‌‍​ ‌‍​‌​ ‌‍​ ​​​‍ ‌​ ‌​​ ​‌‌‍​‌‌‍​‍​‍ ‌​ ‍‌‌‍‌​‌‍​ ‌‍​‍​‍ ‌​ ​​​ ​ ‌‍‌​​ ‍​‌‍‌‌​ ‌​​ ‍‌​ ‌‍​ ‍‌‌‍​‌​ ‍‌​ ‌​​‍‌‍‌ ‌​‌ ‍‌‌ ​​‌‍‌‌​ ‌‌ ​​‌‍​‌‌‍‌ ‌‍‌‌​‍‌‍‌ ​​‌‍​‌‌ ‌​‌‍‍​​ ‌‌‍​‍‌‍ ​‌‍ ‌‍​ ‌‍‍ ‌ ​ ​‍‌‌​ ‌‌‌​​‍‌‌ ‌‍‍ ‌‍‌‌‌ ‍‌​‍‌‌​ ​ ‌​‌​​‍‌‌​ ​ ‌​‌​​‍‌‌​ ​‍​ ​‍​ ‌​‌‍‌‌​ ​‍‌‍‌‍​ ​ ‌‍​‍‌‍‌‍​ ‍​‌‍​ ‌‍‌‌​ ‍​​ ‌‍​‍‌‌​ ​‍​ ​‍​‍‌‌​ ‌‌‌​‌​​‍ ‍‌‍​ ‌‍ ‌‍ ​‌ ‌‌‌‍ ‌‌‍ ‍‌ ​ ​‍‌‌​ ‌‌‌​​‍‌‌ ‌‍‍ ‌‍‌‌‌ ‍‌​‍‌‌​ ​ ‌​‌​​‍‌‌​ ​ ‌​‌​​‍‌‌​ ​‍​ ​‍​ ‍​​ ‌ ​ ‍​​ ​‍‌‍​‍‌‍​ ​ ​​‌‍​‍‌‍​ ​ ‍‌​ ​‍​ ​‌​‍‌‌​ ​‍​ ​‍​‍‌‌​ ‌‌‌​‌​​‍ ‍‌‍‍‌‌ ‌​‌‍‌‌‌‍ ‌‌ ​ ​‍‌‌​ ‌‌‌​​‍​ ​‌​ ‌‌​‍‌‌​ ‌‌‌​‌​​‍‌‍‌ ‌ ‌‍ ‌ ​‍‌‍‍ ‌ ​ ‌ ​​‌‍​‌‌‍​ ‌‍‌‌​ ‌‌ ​​‌ ​‍‌‍ ‌‍‌​‌ ‌‌‌‍​ ‌ ‌​‌‍‍‌‌‍ ‌‍ ‍​‍‌‍‌ ​​‌‍‌‌‌ ​‍‌ ​ ‌ ​​‌‍‌‌‌‍​ ‌ ‌​‌‍‍‌‌ ‌‍‌‍‌‌​ ‌‌ ​​‌ ‌‌‌‍​‍‌‍ ​‌‍‍‌‌ ​ ‌‍‍​‌‍‌‌‌‍‌​​‍​‍‌ ‌
200 g kinesisk gräslök​​​​‌ ‍ ​‍​‍‌‍ ‌ ​‍‌‍‍‌‌‍‌ ‌‍‍‌‌‍ ‍​‍​‍​ ‍‍​‍​‍‌ ​ ‌‍​‌‌‍ ‍‌‍‍‌‌ ‌​‌ ‍‌​‍ ‍‌‍‍‌‌‍ ​‍​‍​‍ ​​‍​‍‌‍‍​‌ ​‍‌‍‌‌‌‍‌‍​‍​‍​ ‍‍​‍​‍‌‍‍​‌ ‌​‌ ‌​‌ ​​‌ ​ ​ ‍‍​‍ ​‍ ‌‍​ ‌‍ ‌‌ ​ ​‍ ‍‌‍​ ‌‍‌‌‌ ​‍‌ ‌‍‌‍‌‌‌ ​‍‌‍​‌​‍ ‍‌ ​ ‌‍‌‌​‍ ‌ ​​‌ ​‍‌‍ ‌‍‌​‌ ‌‌‌‍​ ‌ ‌​‌‍‍‌‌‍ ‌‍ ‍​‍ ‌‍‍‌‌‍ ‍‌ ‌​‌‍‌‌‌‍ ‍‌ ‌​​‍ ‌‍‌‌‌‍‌​‌‍‍‌‌ ‌​​‍ ‌‍ ‌‌‍ ‌‍‌​‌‍‌‌​ ‌‌ ​​‌ ​‍‌‍‌‌‌ ​ ‌‍‌‌‌‍ ‍‌ ‌​‌‍​‌‌ ‌​‌‍‍‌‌‍ ‌‍ ‍​ ‍ ‌‍‍‌‌‍‌​​ ‌​ ​​‌‍‌‌‌‍​‍‌‍​‌​ ‌‌​ ​​​ ​​​ ‌‌​‍ ‌‌‍​ ‌‍​‌​ ‌‍​ ​​​‍ ‌​ ‌​​ ​‌‌‍​‌‌‍​‍​‍ ‌​ ‍‌‌‍‌​‌‍​ ‌‍​‍​‍ ‌​ ​​​ ​ ‌‍‌​​ ‍​‌‍‌‌​ ‌​​ ‍‌​ ‌‍​ ‍‌‌‍​‌​ ‍‌​ ‌​​ ‍ ‌ ‌​‌ ‍‌‌ ​​‌‍‌‌​ ‌‌ ​​‌‍​‌‌‍‌ ‌‍‌‌​ ‍ ‌ ​​‌‍​‌‌ ‌​‌‍‍​​ ‌‌‍​‍‌‍ ​‌‍ ‌‍​ ‌‍‍ ‌ ​ ​‍‌‌​ ‌‌‌​​‍‌‌ ‌‍‍ ‌‍‌‌‌ ‍‌​‍‌‌​ ​ ‌​‌​​‍‌‌​ ​ ‌​‌​​‍‌‌​ ​‍​ ​‍​ ‌​‌‍‌‌​ ​‍‌‍‌‍​ ​ ‌‍​‍‌‍‌‍​ ‍​‌‍​ ‌‍‌‌​ ‍​​ ‌‍​‍‌‌​ ​‍​ ​‍​‍‌‌​ ‌‌‌​‌​​‍ ‍‌‍​ ‌‍ ‌‍ ​‌ ‌‌‌‍ ‌‌‍ ‍‌ ​ ​‍‌‌​ ‌‌‌​​‍‌‌ ‌‍‍ ‌‍‌‌‌ ‍‌​‍‌‌​ ​ ‌​‌​​‍‌‌​ ​ ‌​‌​​‍‌‌​ ​‍​ ​‍​ ‍​​ ‌ ​ ‍​​ ​‍‌‍​‍‌‍​ ​ ​​‌‍​‍‌‍​ ​ ‍‌​ ​‍​ ​‌​‍‌‌​ ​‍​ ​‍​‍‌‌​ ‌‌‌​‌​​‍ ‍‌‍‍‌‌ ‌​‌‍‌‌‌‍ ‌‌ ​ ​‍‌‌​ ‌‌‌​​‍​ ​‌​ ‌‍​‍‌‌​ ‌‌‌​‌​​ ‌‍​‍‌‍​‌‌ ​ ‌‍‌‌‌‌‌‌‌ ​‍‌‍ ​​ ‌‌‍‍​‌ ‌​‌ ‌​‌ ​​‌ ​ ​‍‌‌​ ​ ‌​​‌​‍‌‌​ ​‍‌​‌‍​‍‌‌​ ​‍‌​‌‍‌‍​ ‌‍ ‌‌ ​ ​‍ ‍‌‍​ ‌‍‌‌‌ ​‍‌ ‌‍‌‍‌‌‌ ​‍‌‍​‌​‍ ‍‌ ​ ‌‍‌‌​‍‌‍‌‍‍‌‌‍‌​​ ‌​ ​​‌‍‌‌‌‍​‍‌‍​‌​ ‌‌​ ​​​ ​​​ ‌‌​‍ ‌‌‍​ ‌‍​‌​ ‌‍​ ​​​‍ ‌​ ‌​​ ​‌‌‍​‌‌‍​‍​‍ ‌​ ‍‌‌‍‌​‌‍​ ‌‍​‍​‍ ‌​ ​​​ ​ ‌‍‌​​ ‍​‌‍‌‌​ ‌​​ ‍‌​ ‌‍​ ‍‌‌‍​‌​ ‍‌​ ‌​​‍‌‍‌ ‌​‌ ‍‌‌ ​​‌‍‌‌​ ‌‌ ​​‌‍​‌‌‍‌ ‌‍‌‌​‍‌‍‌ ​​‌‍​‌‌ ‌​‌‍‍​​ ‌‌‍​‍‌‍ ​‌‍ ‌‍​ ‌‍‍ ‌ ​ ​‍‌‌​ ‌‌‌​​‍‌‌ ‌‍‍ ‌‍‌‌‌ ‍‌​‍‌‌​ ​ ‌​‌​​‍‌‌​ ​ ‌​‌​​‍‌‌​ ​‍​ ​‍​ ‌​‌‍‌‌​ ​‍‌‍‌‍​ ​ ‌‍​‍‌‍‌‍​ ‍​‌‍​ ‌‍‌‌​ ‍​​ ‌‍​‍‌‌​ ​‍​ ​‍​‍‌‌​ ‌‌‌​‌​​‍ ‍‌‍​ ‌‍ ‌‍ ​‌ ‌‌‌‍ ‌‌‍ ‍‌ ​ ​‍‌‌​ ‌‌‌​​‍‌‌ ‌‍‍ ‌‍‌‌‌ ‍‌​‍‌‌​ ​ ‌​‌​​‍‌‌​ ​ ‌​‌​​‍‌‌​ ​‍​ ​‍​ ‍​​ ‌ ​ ‍​​ ​‍‌‍​‍‌‍​ ​ ​​‌‍​‍‌‍​ ​ ‍‌​ ​‍​ ​‌​‍‌‌​ ​‍​ ​‍​‍‌‌​ ‌‌‌​‌​​‍ ‍‌‍‍‌‌ ‌​‌‍‌‌‌‍ ‌‌ ​ ​‍‌‌​ ‌‌‌​​‍​ ​‌​ ‌‍​‍‌‌​ ‌‌‌​‌​​‍‌‍‌ ‌ ‌‍ ‌ ​‍‌‍‍ ‌ ​ ‌ ​​‌‍​‌‌‍​ ‌‍‌‌​ ‌‌ ​​‌ ​‍‌‍ ‌‍‌​‌ ‌‌‌‍​ ‌ ‌​‌‍‍‌‌‍ ‌‍ ‍​‍‌‍‌ ​​‌‍‌‌‌ ​‍‌ ​ ‌ ​​‌‍‌‌‌‍​ ‌ ‌​‌‍‍‌‌ ‌‍‌‍‌‌​ ‌‌ ​​‌ ‌‌‌‍​‍‌‍ ​‌‍‍‌‌ ​ ‌‍‍​‌‍‌‌‌‍‌​​‍​‍‌ ‌
Neutral olja till stekning​​​​‌ ‍ ​‍​‍‌‍ ‌ ​‍‌‍‍‌‌‍‌ ‌‍‍‌‌‍ ‍​‍​‍​ ‍‍​‍​‍‌ ​ ‌‍​‌‌‍ ‍‌‍‍‌‌ ‌​‌ ‍‌​‍ ‍‌‍‍‌‌‍ ​‍​‍​‍ ​​‍​‍‌‍‍​‌ ​‍‌‍‌‌‌‍‌‍​‍​‍​ ‍‍​‍​‍‌‍‍​‌ ‌​‌ ‌​‌ ​​‌ ​ ​ ‍‍​‍ ​‍ ‌‍​ ‌‍ ‌‌ ​ ​‍ ‍‌‍​ ‌‍‌‌‌ ​‍‌ ‌‍‌‍‌‌‌ ​‍‌‍​‌​‍ ‍‌ ​ ‌‍‌‌​‍ ‌ ​​‌ ​‍‌‍ ‌‍‌​‌ ‌‌‌‍​ ‌ ‌​‌‍‍‌‌‍ ‌‍ ‍​‍ ‌‍‍‌‌‍ ‍‌ ‌​‌‍‌‌‌‍ ‍‌ ‌​​‍ ‌‍‌‌‌‍‌​‌‍‍‌‌ ‌​​‍ ‌‍ ‌‌‍ ‌‍‌​‌‍‌‌​ ‌‌ ​​‌ ​‍‌‍‌‌‌ ​ ‌‍‌‌‌‍ ‍‌ ‌​‌‍​‌‌ ‌​‌‍‍‌‌‍ ‌‍ ‍​ ‍ ‌‍‍‌‌‍‌​​ ‌​ ​​‌‍‌‌‌‍​‍‌‍​‌​ ‌‌​ ​​​ ​​​ ‌‌​‍ ‌‌‍​ ‌‍​‌​ ‌‍​ ​​​‍ ‌​ ‌​​ ​‌‌‍​‌‌‍​‍​‍ ‌​ ‍‌‌‍‌​‌‍​ ‌‍​‍​‍ ‌​ ​​​ ​ ‌‍‌​​ ‍​‌‍‌‌​ ‌​​ ‍‌​ ‌‍​ ‍‌‌‍​‌​ ‍‌​ ‌​​ ‍ ‌ ‌​‌ ‍‌‌ ​​‌‍‌‌​ ‌‌ ​​‌‍​‌‌‍‌ ‌‍‌‌​ ‍ ‌ ​​‌‍​‌‌ ‌​‌‍‍​​ ‌‌‍​‍‌‍ ​‌‍ ‌‍​ ‌‍‍ ‌ ​ ​‍‌‌​ ‌‌‌​​‍‌‌ ‌‍‍ ‌‍‌‌‌ ‍‌​‍‌‌​ ​ ‌​‌​​‍‌‌​ ​ ‌​‌​​‍‌‌​ ​‍​ ​‍​ ‌​‌‍‌‌​ ​‍‌‍‌‍​ ​ ‌‍​‍‌‍‌‍​ ‍​‌‍​ ‌‍‌‌​ ‍​​ ‌‍​‍‌‌​ ​‍​ ​‍​‍‌‌​ ‌‌‌​‌​​‍ ‍‌‍​ ‌‍ ‌‍ ​‌ ‌‌‌‍ ‌‌‍ ‍‌ ​ ​‍‌‌​ ‌‌‌​​‍‌‌ ‌‍‍ ‌‍‌‌‌ ‍‌​‍‌‌​ ​ ‌​‌​​‍‌‌​ ​ ‌​‌​​‍‌‌​ ​‍​ ​‍​ ‍​​ ‌ ​ ‍​​ ​‍‌‍​‍‌‍​ ​ ​​‌‍​‍‌‍​ ​ ‍‌​ ​‍​ ​‌​‍‌‌​ ​‍​ ​‍​‍‌‌​ ‌‌‌​‌​​‍ ‍‌‍‍‌‌ ‌​‌‍‌‌‌‍ ‌‌ ​ ​‍‌‌​ ‌‌‌​​‍​ ​‌​ ‍​​‍‌‌​ ‌‌‌​‌​​ ‌‍​‍‌‍​‌‌ ​ ‌‍‌‌‌‌‌‌‌ ​‍‌‍ ​​ ‌‌‍‍​‌ ‌​‌ ‌​‌ ​​‌ ​ ​‍‌‌​ ​ ‌​​‌​‍‌‌​ ​‍‌​‌‍​‍‌‌​ ​‍‌​‌‍‌‍​ ‌‍ ‌‌ ​ ​‍ ‍‌‍​ ‌‍‌‌‌ ​‍‌ ‌‍‌‍‌‌‌ ​‍‌‍​‌​‍ ‍‌ ​ ‌‍‌‌​‍‌‍‌‍‍‌‌‍‌​​ ‌​ ​​‌‍‌‌‌‍​‍‌‍​‌​ ‌‌​ ​​​ ​​​ ‌‌​‍ ‌‌‍​ ‌‍​‌​ ‌‍​ ​​​‍ ‌​ ‌​​ ​‌‌‍​‌‌‍​‍​‍ ‌​ ‍‌‌‍‌​‌‍​ ‌‍​‍​‍ ‌​ ​​​ ​ ‌‍‌​​ ‍​‌‍‌‌​ ‌​​ ‍‌​ ‌‍​ ‍‌‌‍​‌​ ‍‌​ ‌​​‍‌‍‌ ‌​‌ ‍‌‌ ​​‌‍‌‌​ ‌‌ ​​‌‍​‌‌‍‌ ‌‍‌‌​‍‌‍‌ ​​‌‍​‌‌ ‌​‌‍‍​​ ‌‌‍​‍‌‍ ​‌‍ ‌‍​ ‌‍‍ ‌ ​ ​‍‌‌​ ‌‌‌​​‍‌‌ ‌‍‍ ‌‍‌‌‌ ‍‌​‍‌‌​ ​ ‌​‌​​‍‌‌​ ​ ‌​‌​​‍‌‌​ ​‍​ ​‍​ ‌​‌‍‌‌​ ​‍‌‍‌‍​ ​ ‌‍​‍‌‍‌‍​ ‍​‌‍​ ‌‍‌‌​ ‍​​ ‌‍​‍‌‌​ ​‍​ ​‍​‍‌‌​ ‌‌‌​‌​​‍ ‍‌‍​ ‌‍ ‌‍ ​‌ ‌‌‌‍ ‌‌‍ ‍‌ ​ ​‍‌‌​ ‌‌‌​​‍‌‌ ‌‍‍ ‌‍‌‌‌ ‍‌​‍‌‌​ ​ ‌​‌​​‍‌‌​ ​ ‌​‌​​‍‌‌​ ​‍​ ​‍​ ‍​​ ‌ ​ ‍​​ ​‍‌‍​‍‌‍​ ​ ​​‌‍​‍‌‍​ ​ ‍‌​ ​‍​ ​‌​‍‌‌​ ​‍​ ​‍​‍‌‌​ ‌‌‌​‌​​‍ ‍‌‍‍‌‌ ‌​‌‍‌‌‌‍ ‌‌ ​ ​‍‌‌​ ‌‌‌​​‍​ ​‌​ ‍​​‍‌‌​ ‌‌‌​‌​​‍‌‍‌ ‌ ‌‍ ‌ ​‍‌‍‍ ‌ ​ ‌ ​​‌‍​‌‌‍​ ‌‍‌‌​ ‌‌ ​​‌ ​‍‌‍ ‌‍‌​‌ ‌‌‌‍​ ‌ ‌​‌‍‍‌‌‍ ‌‍ ‍​‍‌‍‌ ​​‌‍‌‌‌ ​‍‌ ​ ‌ ​​‌‍‌‌‌‍​ ‌ ‌​‌‍‍‌‌ ‌‍‌‍‌‌​ ‌‌ ​​‌ ‌‌‌‍​‍‌‍ ​‌‍‍‌‌ ​ ‌‍‍​‌‍‌‌‌‍‌​​‍​‍‌ ‌
TILL SERVERING​​​​‌ ‍ ​‍​‍‌‍ ‌ ​‍‌‍‍‌‌‍‌ ‌‍‍‌‌‍ ‍​‍​‍​ ‍‍​‍​‍‌ ​ ‌‍​‌‌‍ ‍‌‍‍‌‌ ‌​‌ ‍‌​‍ ‍‌‍‍‌‌‍ ​‍​‍​‍ ​​‍​‍‌‍‍​‌ ​‍‌‍‌‌‌‍‌‍​‍​‍​ ‍‍​‍​‍‌‍‍​‌ ‌​‌ ‌​‌ ​​‌ ​ ​ ‍‍​‍ ​‍ ‌‍​ ‌‍ ‌‌ ​ ​‍ ‍‌‍​ ‌‍‌‌‌ ​‍‌ ‌‍‌‍‌‌‌ ​‍‌‍​‌​‍ ‍‌ ​ ‌‍‌‌​‍ ‌ ​​‌ ​‍‌‍ ‌‍‌​‌ ‌‌‌‍​ ‌ ‌​‌‍‍‌‌‍ ‌‍ ‍​‍ ‌‍‍‌‌‍ ‍‌ ‌​‌‍‌‌‌‍ ‍‌ ‌​​‍ ‌‍‌‌‌‍‌​‌‍‍‌‌ ‌​​‍ ‌‍ ‌‌‍ ‌‍‌​‌‍‌‌​ ‌‌ ​​‌ ​‍‌‍‌‌‌ ​ ‌‍‌‌‌‍ ‍‌ ‌​‌‍​‌‌ ‌​‌‍‍‌‌‍ ‌‍ ‍​ ‍ ‌‍‍‌‌‍‌​​ ‌​ ​​‌‍‌‌‌‍​‍‌‍​‌​ ‌‌​ ​​​ ​​​ ‌‌​‍ ‌‌‍​ ‌‍​‌​ ‌‍​ ​​​‍ ‌​ ‌​​ ​‌‌‍​‌‌‍​‍​‍ ‌​ ‍‌‌‍‌​‌‍​ ‌‍​‍​‍ ‌​ ​​​ ​ ‌‍‌​​ ‍​‌‍‌‌​ ‌​​ ‍‌​ ‌‍​ ‍‌‌‍​‌​ ‍‌​ ‌​​ ‍ ‌ ‌​‌ ‍‌‌ ​​‌‍‌‌​ ‌‌ ​​‌‍​‌‌‍‌ ‌‍‌‌​ ‍ ‌ ​​‌‍​‌‌ ‌​‌‍‍​​ ‌‌‍​‍‌‍ ​‌‍ ‌‍​ ‌‍‍ ‌ ​ ​‍‌‌​ ‌‌‌​​‍‌‌ ‌‍‍ ‌‍‌‌‌ ‍‌​‍‌‌​ ​ ‌​‌​​‍‌‌​ ​ ‌​‌​​‍‌‌​ ​‍​ ​‍​ ‌​‌‍‌‌​ ​‍‌‍‌‍​ ​ ‌‍​‍‌‍‌‍​ ‍​‌‍​ ‌‍‌‌​ ‍​​ ‌‍​‍‌‌​ ​‍​ ​‍​‍‌‌​ ‌‌‌​‌​​‍ ‍‌‍​ ‌‍ ‌‍ ​‌ ‌‌‌‍ ‌‌‍ ‍‌ ​ ​‍‌‌​ ‌‌‌​​‍‌‌ ‌‍‍ ‌‍‌‌‌ ‍‌​‍‌‌​ ​ ‌​‌​​‍‌‌​ ​ ‌​‌​​‍‌‌​ ​‍​ ​‍​ ‍​​ ‌ ​ ‍​​ ​‍‌‍​‍‌‍​ ​ ​​‌‍​‍‌‍​ ​ ‍‌​ ​‍​ ​‌​‍‌‌​ ​‍​ ​‍​‍‌‌​ ‌‌‌​‌​​‍ ‍‌‍‍‌‌ ‌​‌‍‌‌‌‍ ‌‌ ​ ​‍‌‌​ ‌‌‌​​‍​ ​‍​ ​​​‍‌‌​ ‌‌‌​‌​​ ‌‍​‍‌‍​‌‌ ​ ‌‍‌‌‌‌‌‌‌ ​‍‌‍ ​​ ‌‌‍‍​‌ ‌​‌ ‌​‌ ​​‌ ​ ​‍‌‌​ ​ ‌​​‌​‍‌‌​ ​‍‌​‌‍​‍‌‌​ ​‍‌​‌‍‌‍​ ‌‍ ‌‌ ​ ​‍ ‍‌‍​ ‌‍‌‌‌ ​‍‌ ‌‍‌‍‌‌‌ ​‍‌‍​‌​‍ ‍‌ ​ ‌‍‌‌​‍‌‍‌‍‍‌‌‍‌​​ ‌​ ​​‌‍‌‌‌‍​‍‌‍​‌​ ‌‌​ ​​​ ​​​ ‌‌​‍ ‌‌‍​ ‌‍​‌​ ‌‍​ ​​​‍ ‌​ ‌​​ ​‌‌‍​‌‌‍​‍​‍ ‌​ ‍‌‌‍‌​‌‍​ ‌‍​‍​‍ ‌​ ​​​ ​ ‌‍‌​​ ‍​‌‍‌‌​ ‌​​ ‍‌​ ‌‍​ ‍‌‌‍​‌​ ‍‌​ ‌​​‍‌‍‌ ‌​‌ ‍‌‌ ​​‌‍‌‌​ ‌‌ ​​‌‍​‌‌‍‌ ‌‍‌‌​‍‌‍‌ ​​‌‍​‌‌ ‌​‌‍‍​​ ‌‌‍​‍‌‍ ​‌‍ ‌‍​ ‌‍‍ ‌ ​ ​‍‌‌​ ‌‌‌​​‍‌‌ ‌‍‍ ‌‍‌‌‌ ‍‌​‍‌‌​ ​ ‌​‌​​‍‌‌​ ​ ‌​‌​​‍‌‌​ ​‍​ ​‍​ ‌​‌‍‌‌​ ​‍‌‍‌‍​ ​ ‌‍​‍‌‍‌‍​ ‍​‌‍​ ‌‍‌‌​ ‍​​ ‌‍​‍‌‌​ ​‍​ ​‍​‍‌‌​ ‌‌‌​‌​​‍ ‍‌‍​ ‌‍ ‌‍ ​‌ ‌‌‌‍ ‌‌‍ ‍‌ ​ ​‍‌‌​ ‌‌‌​​‍‌‌ ‌‍‍ ‌‍‌‌‌ ‍‌​‍‌‌​ ​ ‌​‌​​‍‌‌​ ​ ‌​‌​​‍‌‌​ ​‍​ ​‍​ ‍​​ ‌ ​ ‍​​ ​‍‌‍​‍‌‍​ ​ ​​‌‍​‍‌‍​ ​ ‍‌​ ​‍​ ​‌​‍‌‌​ ​‍​ ​‍​‍‌‌​ ‌‌‌​‌​​‍ ‍‌‍‍‌‌ ‌​‌‍‌‌‌‍ ‌‌ ​ ​‍‌‌​ ‌‌‌​​‍​ ​‍​ ​​​‍‌‌​ ‌‌‌​‌​​‍‌‍‌ ‌ ‌‍ ‌ ​‍‌‍‍ ‌ ​ ‌ ​​‌‍​‌‌‍​ ‌‍‌‌​ ‌‌ ​​‌ ​‍‌‍ ‌‍‌​‌ ‌‌‌‍​ ‌ ‌​‌‍‍‌‌‍ ‌‍ ‍​‍‌‍‌ ​​‌‍‌‌‌ ​‍‌ ​ ‌ ​​‌‍‌‌‌‍​ ‌ ‌​‌‍‍‌‌ ‌‍‌‍‌‌​ ‌‌ ​​‌ ‌‌‌‍​‍‌‍ ​‌‍‍‌‌ ​ ‌‍‍​‌‍‌‌‌‍‌​​‍​‍‌ ‌
Chinkiangvinäger​​​​‌ ‍ ​‍​‍‌‍ ‌ ​‍‌‍‍‌‌‍‌ ‌‍‍‌‌‍ ‍​‍​‍​ ‍‍​‍​‍‌ ​ ‌‍​‌‌‍ ‍‌‍‍‌‌ ‌​‌ ‍‌​‍ ‍‌‍‍‌‌‍ ​‍​‍​‍ ​​‍​‍‌‍‍​‌ ​‍‌‍‌‌‌‍‌‍​‍​‍​ ‍‍​‍​‍‌‍‍​‌ ‌​‌ ‌​‌ ​​‌ ​ ​ ‍‍​‍ ​‍ ‌‍​ ‌‍ ‌‌ ​ ​‍ ‍‌‍​ ‌‍‌‌‌ ​‍‌ ‌‍‌‍‌‌‌ ​‍‌‍​‌​‍ ‍‌ ​ ‌‍‌‌​‍ ‌ ​​‌ ​‍‌‍ ‌‍‌​‌ ‌‌‌‍​ ‌ ‌​‌‍‍‌‌‍ ‌‍ ‍​‍ ‌‍‍‌‌‍ ‍‌ ‌​‌‍‌‌‌‍ ‍‌ ‌​​‍ ‌‍‌‌‌‍‌​‌‍‍‌‌ ‌​​‍ ‌‍ ‌‌‍ ‌‍‌​‌‍‌‌​ ‌‌ ​​‌ ​‍‌‍‌‌‌ ​ ‌‍‌‌‌‍ ‍‌ ‌​‌‍​‌‌ ‌​‌‍‍‌‌‍ ‌‍ ‍​ ‍ ‌‍‍‌‌‍‌​​ ‌​ ​​‌‍‌‌‌‍​‍‌‍​‌​ ‌‌​ ​​​ ​​​ ‌‌​‍ ‌‌‍​ ‌‍​‌​ ‌‍​ ​​​‍ ‌​ ‌​​ ​‌‌‍​‌‌‍​‍​‍ ‌​ ‍‌‌‍‌​‌‍​ ‌‍​‍​‍ ‌​ ​​​ ​ ‌‍‌​​ ‍​‌‍‌‌​ ‌​​ ‍‌​ ‌‍​ ‍‌‌‍​‌​ ‍‌​ ‌​​ ‍ ‌ ‌​‌ ‍‌‌ ​​‌‍‌‌​ ‌‌ ​​‌‍​‌‌‍‌ ‌‍‌‌​ ‍ ‌ ​​‌‍​‌‌ ‌​‌‍‍​​ ‌‌‍​‍‌‍ ​‌‍ ‌‍​ ‌‍‍ ‌ ​ ​‍‌‌​ ‌‌‌​​‍‌‌ ‌‍‍ ‌‍‌‌‌ ‍‌​‍‌‌​ ​ ‌​‌​​‍‌‌​ ​ ‌​‌​​‍‌‌​ ​‍​ ​‍​ ‌​‌‍‌‌​ ​‍‌‍‌‍​ ​ ‌‍​‍‌‍‌‍​ ‍​‌‍​ ‌‍‌‌​ ‍​​ ‌‍​‍‌‌​ ​‍​ ​‍​‍‌‌​ ‌‌‌​‌​​‍ ‍‌‍​ ‌‍ ‌‍ ​‌ ‌‌‌‍ ‌‌‍ ‍‌ ​ ​‍‌‌​ ‌‌‌​​‍‌‌ ‌‍‍ ‌‍‌‌‌ ‍‌​‍‌‌​ ​ ‌​‌​​‍‌‌​ ​ ‌​‌​​‍‌‌​ ​‍​ ​‍​ ‍​​ ‌ ​ ‍​​ ​‍‌‍​‍‌‍​ ​ ​​‌‍​‍‌‍​ ​ ‍‌​ ​‍​ ​‌​‍‌‌​ ​‍​ ​‍​‍‌‌​ ‌‌‌​‌​​‍ ‍‌‍‍‌‌ ‌​‌‍‌‌‌‍ ‌‌ ​ ​‍‌‌​ ‌‌‌​​‍​ ​‍​ ​‌​‍‌‌​ ‌‌‌​‌​​ ‌‍​‍‌‍​‌‌ ​ ‌‍‌‌‌‌‌‌‌ ​‍‌‍ ​​ ‌‌‍‍​‌ ‌​‌ ‌​‌ ​​‌ ​ ​‍‌‌​ ​ ‌​​‌​‍‌‌​ ​‍‌​‌‍​‍‌‌​ ​‍‌​‌‍‌‍​ ‌‍ ‌‌ ​ ​‍ ‍‌‍​ ‌‍‌‌‌ ​‍‌ ‌‍‌‍‌‌‌ ​‍‌‍​‌​‍ ‍‌ ​ ‌‍‌‌​‍‌‍‌‍‍‌‌‍‌​​ ‌​ ​​‌‍‌‌‌‍​‍‌‍​‌​ ‌‌​ ​​​ ​​​ ‌‌​‍ ‌‌‍​ ‌‍​‌​ ‌‍​ ​​​‍ ‌​ ‌​​ ​‌‌‍​‌‌‍​‍​‍ ‌​ ‍‌‌‍‌​‌‍​ ‌‍​‍​‍ ‌​ ​​​ ​ ‌‍‌​​ ‍​‌‍‌‌​ ‌​​ ‍‌​ ‌‍​ ‍‌‌‍​‌​ ‍‌​ ‌​​‍‌‍‌ ‌​‌ ‍‌‌ ​​‌‍‌‌​ ‌‌ ​​‌‍​‌‌‍‌ ‌‍‌‌​‍‌‍‌ ​​‌‍​‌‌ ‌​‌‍‍​​ ‌‌‍​‍‌‍ ​‌‍ ‌‍​ ‌‍‍ ‌ ​ ​‍‌‌​ ‌‌‌​​‍‌‌ ‌‍‍ ‌‍‌‌‌ ‍‌​‍‌‌​ ​ ‌​‌​​‍‌‌​ ​ ‌​‌​​‍‌‌​ ​‍​ ​‍​ ‌​‌‍‌‌​ ​‍‌‍‌‍​ ​ ‌‍​‍‌‍‌‍​ ‍​‌‍​ ‌‍‌‌​ ‍​​ ‌‍​‍‌‌​ ​‍​ ​‍​‍‌‌​ ‌‌‌​‌​​‍ ‍‌‍​ ‌‍ ‌‍ ​‌ ‌‌‌‍ ‌‌‍ ‍‌ ​ ​‍‌‌​ ‌‌‌​​‍‌‌ ‌‍‍ ‌‍‌‌‌ ‍‌​‍‌‌​ ​ ‌​‌​​‍‌‌​ ​ ‌​‌​​‍‌‌​ ​‍​ ​‍​ ‍​​ ‌ ​ ‍​​ ​‍‌‍​‍‌‍​ ​ ​​‌‍​‍‌‍​ ​ ‍‌​ ​‍​ ​‌​‍‌‌​ ​‍​ ​‍​‍‌‌​ ‌‌‌​‌​​‍ ‍‌‍‍‌‌ ‌​‌‍‌‌‌‍ ‌‌ ​ ​‍‌‌​ ‌‌‌​​‍​ ​‍​ ​‌​‍‌‌​ ‌‌‌​‌​​‍‌‍‌ ‌ ‌‍ ‌ ​‍‌‍‍ ‌ ​ ‌ ​​‌‍​‌‌‍​ ‌‍‌‌​ ‌‌ ​​‌ ​‍‌‍ ‌‍‌​‌ ‌‌‌‍​ ‌ ‌​‌‍‍‌‌‍ ‌‍ ‍​‍‌‍‌ ​​‌‍‌‌‌ ​‍‌ ​ ‌ ​​‌‍‌‌‌‍​ ‌ ‌​‌‍‍‌‌ ‌‍‌‍‌‌​ ‌‌ ​​‌ ‌‌‌‍​‍‌‍ ​‌‍‍‌‌ ​ ‌‍‍​‌‍‌‌‌‍‌​​‍​‍‌ ‌
Ingefära​​​​‌ ‍ ​‍​‍‌‍ ‌ ​‍‌‍‍‌‌‍‌ ‌‍‍‌‌‍ ‍​‍​‍​ ‍‍​‍​‍‌ ​ ‌‍​‌‌‍ ‍‌‍‍‌‌ ‌​‌ ‍‌​‍ ‍‌‍‍‌‌‍ ​‍​‍​‍ ​​‍​‍‌‍‍​‌ ​‍‌‍‌‌‌‍‌‍​‍​‍​ ‍‍​‍​‍‌‍‍​‌ ‌​‌ ‌​‌ ​​‌ ​ ​ ‍‍​‍ ​‍ ‌‍​ ‌‍ ‌‌ ​ ​‍ ‍‌‍​ ‌‍‌‌‌ ​‍‌ ‌‍‌‍‌‌‌ ​‍‌‍​‌​‍ ‍‌ ​ ‌‍‌‌​‍ ‌ ​​‌ ​‍‌‍ ‌‍‌​‌ ‌‌‌‍​ ‌ ‌​‌‍‍‌‌‍ ‌‍ ‍​‍ ‌‍‍‌‌‍ ‍‌ ‌​‌‍‌‌‌‍ ‍‌ ‌​​‍ ‌‍‌‌‌‍‌​‌‍‍‌‌ ‌​​‍ ‌‍ ‌‌‍ ‌‍‌​‌‍‌‌​ ‌‌ ​​‌ ​‍‌‍‌‌‌ ​ ‌‍‌‌‌‍ ‍‌ ‌​‌‍​‌‌ ‌​‌‍‍‌‌‍ ‌‍ ‍​ ‍ ‌‍‍‌‌‍‌​​ ‌​ ​​‌‍‌‌‌‍​‍‌‍​‌​ ‌‌​ ​​​ ​​​ ‌‌​‍ ‌‌‍​ ‌‍​‌​ ‌‍​ ​​​‍ ‌​ ‌​​ ​‌‌‍​‌‌‍​‍​‍ ‌​ ‍‌‌‍‌​‌‍​ ‌‍​‍​‍ ‌​ ​​​ ​ ‌‍‌​​ ‍​‌‍‌‌​ ‌​​ ‍‌​ ‌‍​ ‍‌‌‍​‌​ ‍‌​ ‌​​ ‍ ‌ ‌​‌ ‍‌‌ ​​‌‍‌‌​ ‌‌ ​​‌‍​‌‌‍‌ ‌‍‌‌​ ‍ ‌ ​​‌‍​‌‌ ‌​‌‍‍​​ ‌‌‍​‍‌‍ ​‌‍ ‌‍​ ‌‍‍ ‌ ​ ​‍‌‌​ ‌‌‌​​‍‌‌ ‌‍‍ ‌‍‌‌‌ ‍‌​‍‌‌​ ​ ‌​‌​​‍‌‌​ ​ ‌​‌​​‍‌‌​ ​‍​ ​‍​ ‌​‌‍‌‌​ ​‍‌‍‌‍​ ​ ‌‍​‍‌‍‌‍​ ‍​‌‍​ ‌‍‌‌​ ‍​​ ‌‍​‍‌‌​ ​‍​ ​‍​‍‌‌​ ‌‌‌​‌​​‍ ‍‌‍​ ‌‍ ‌‍ ​‌ ‌‌‌‍ ‌‌‍ ‍‌ ​ ​‍‌‌​ ‌‌‌​​‍‌‌ ‌‍‍ ‌‍‌‌‌ ‍‌​‍‌‌​ ​ ‌​‌​​‍‌‌​ ​ ‌​‌​​‍‌‌​ ​‍​ ​‍​ ‍​​ ‌ ​ ‍​​ ​‍‌‍​‍‌‍​ ​ ​​‌‍​‍‌‍​ ​ ‍‌​ ​‍​ ​‌​‍‌‌​ ​‍​ ​‍​‍‌‌​ ‌‌‌​‌​​‍ ‍‌‍‍‌‌ ‌​‌‍‌‌‌‍ ‌‌ ​ ​‍‌‌​ ‌‌‌​​‍​ ​‍​ ​‍​‍‌‌​ ‌‌‌​‌​​ ‌‍​‍‌‍​‌‌ ​ ‌‍‌‌‌‌‌‌‌ ​‍‌‍ ​​ ‌‌‍‍​‌ ‌​‌ ‌​‌ ​​‌ ​ ​‍‌‌​ ​ ‌​​‌​‍‌‌​ ​‍‌​‌‍​‍‌‌​ ​‍‌​‌‍‌‍​ ‌‍ ‌‌ ​ ​‍ ‍‌‍​ ‌‍‌‌‌ ​‍‌ ‌‍‌‍‌‌‌ ​‍‌‍​‌​‍ ‍‌ ​ ‌‍‌‌​‍‌‍‌‍‍‌‌‍‌​​ ‌​ ​​‌‍‌‌‌‍​‍‌‍​‌​ ‌‌​ ​​​ ​​​ ‌‌​‍ ‌‌‍​ ‌‍​‌​ ‌‍​ ​​​‍ ‌​ ‌​​ ​‌‌‍​‌‌‍​‍​‍ ‌​ ‍‌‌‍‌​‌‍​ ‌‍​‍​‍ ‌​ ​​​ ​ ‌‍‌​​ ‍​‌‍‌‌​ ‌​​ ‍‌​ ‌‍​ ‍‌‌‍​‌​ ‍‌​ ‌​​‍‌‍‌ ‌​‌ ‍‌‌ ​​‌‍‌‌​ ‌‌ ​​‌‍​‌‌‍‌ ‌‍‌‌​‍‌‍‌ ​​‌‍​‌‌ ‌​‌‍‍​​ ‌‌‍​‍‌‍ ​‌‍ ‌‍​ ‌‍‍ ‌ ​ ​‍‌‌​ ‌‌‌​​‍‌‌ ‌‍‍ ‌‍‌‌‌ ‍‌​‍‌‌​ ​ ‌​‌​​‍‌‌​ ​ ‌​‌​​‍‌‌​ ​‍​ ​‍​ ‌​‌‍‌‌​ ​‍‌‍‌‍​ ​ ‌‍​‍‌‍‌‍​ ‍​‌‍​ ‌‍‌‌​ ‍​​ ‌‍​‍‌‌​ ​‍​ ​‍​‍‌‌​ ‌‌‌​‌​​‍ ‍‌‍​ ‌‍ ‌‍ ​‌ ‌‌‌‍ ‌‌‍ ‍‌ ​ ​‍‌‌​ ‌‌‌​​‍‌‌ ‌‍‍ ‌‍‌‌‌ ‍‌​‍‌‌​ ​ ‌​‌​​‍‌‌​ ​ ‌​‌​​‍‌‌​ ​‍​ ​‍​ ‍​​ ‌ ​ ‍​​ ​‍‌‍​‍‌‍​ ​ ​​‌‍​‍‌‍​ ​ ‍‌​ ​‍​ ​‌​‍‌‌​ ​‍​ ​‍​‍‌‌​ ‌‌‌​‌​​‍ ‍‌‍‍‌‌ ‌​‌‍‌‌‌‍ ‌‌ ​ ​‍‌‌​ ‌‌‌​​‍​ ​‍​ ​‍​‍‌‌​ ‌‌‌​‌​​‍‌‍‌ ‌ ‌‍ ‌ ​‍‌‍‍ ‌ ​ ‌ ​​‌‍​‌‌‍​ ‌‍‌‌​ ‌‌ ​​‌ ​‍‌‍ ‌‍‌​‌ ‌‌‌‍​ ‌ ‌​‌‍‍‌‌‍ ‌‍ ‍​‍‌‍‌ ​​‌‍‌‌‌ ​‍‌ ​ ‌ ​​‌‍‌‌‌‍​ ‌ ‌​‌‍‍‌‌ ‌‍‌‍‌‌​ ‌‌ ​​‌ ‌‌‌‍​‍‌‍ ​‌‍‍‌‌ ​ ‌‍‍​‌‍‌‌‌‍‌​​‍​‍‌ ‌
Chiliolja eller chilikrisp​​​​‌ ‍ ​‍​‍‌‍ ‌ ​‍‌‍‍‌‌‍‌ ‌‍‍‌‌‍ ‍​‍​‍​ ‍‍​‍​‍‌ ​ ‌‍​‌‌‍ ‍‌‍‍‌‌ ‌​‌ ‍‌​‍ ‍‌‍‍‌‌‍ ​‍​‍​‍ ​​‍​‍‌‍‍​‌ ​‍‌‍‌‌‌‍‌‍​‍​‍​ ‍‍​‍​‍‌‍‍​‌ ‌​‌ ‌​‌ ​​‌ ​ ​ ‍‍​‍ ​‍ ‌‍​ ‌‍ ‌‌ ​ ​‍ ‍‌‍​ ‌‍‌‌‌ ​‍‌ ‌‍‌‍‌‌‌ ​‍‌‍​‌​‍ ‍‌ ​ ‌‍‌‌​‍ ‌ ​​‌ ​‍‌‍ ‌‍‌​‌ ‌‌‌‍​ ‌ ‌​‌‍‍‌‌‍ ‌‍ ‍​‍ ‌‍‍‌‌‍ ‍‌ ‌​‌‍‌‌‌‍ ‍‌ ‌​​‍ ‌‍‌‌‌‍‌​‌‍‍‌‌ ‌​​‍ ‌‍ ‌‌‍ ‌‍‌​‌‍‌‌​ ‌‌ ​​‌ ​‍‌‍‌‌‌ ​ ‌‍‌‌‌‍ ‍‌ ‌​‌‍​‌‌ ‌​‌‍‍‌‌‍ ‌‍ ‍​ ‍ ‌‍‍‌‌‍‌​​ ‌​ ​​‌‍‌‌‌‍​‍‌‍​‌​ ‌‌​ ​​​ ​​​ ‌‌​‍ ‌‌‍​ ‌‍​‌​ ‌‍​ ​​​‍ ‌​ ‌​​ ​‌‌‍​‌‌‍​‍​‍ ‌​ ‍‌‌‍‌​‌‍​ ‌‍​‍​‍ ‌​ ​​​ ​ ‌‍‌​​ ‍​‌‍‌‌​ ‌​​ ‍‌​ ‌‍​ ‍‌‌‍​‌​ ‍‌​ ‌​​ ‍ ‌ ‌​‌ ‍‌‌ ​​‌‍‌‌​ ‌‌ ​​‌‍​‌‌‍‌ ‌‍‌‌​ ‍ ‌ ​​‌‍​‌‌ ‌​‌‍‍​​ ‌‌‍​‍‌‍ ​‌‍ ‌‍​ ‌‍‍ ‌ ​ ​‍‌‌​ ‌‌‌​​‍‌‌ ‌‍‍ ‌‍‌‌‌ ‍‌​‍‌‌​ ​ ‌​‌​​‍‌‌​ ​ ‌​‌​​‍‌‌​ ​‍​ ​‍​ ‌​‌‍‌‌​ ​‍‌‍‌‍​ ​ ‌‍​‍‌‍‌‍​ ‍​‌‍​ ‌‍‌‌​ ‍​​ ‌‍​‍‌‌​ ​‍​ ​‍​‍‌‌​ ‌‌‌​‌​​‍ ‍‌‍​ ‌‍ ‌‍ ​‌ ‌‌‌‍ ‌‌‍ ‍‌ ​ ​‍‌‌​ ‌‌‌​​‍‌‌ ‌‍‍ ‌‍‌‌‌ ‍‌​‍‌‌​ ​ ‌​‌​​‍‌‌​ ​ ‌​‌​​‍‌‌​ ​‍​ ​‍​ ‍​​ ‌ ​ ‍​​ ​‍‌‍​‍‌‍​ ​ ​​‌‍​‍‌‍​ ​ ‍‌​ ​‍​ ​‌​‍‌‌​ ​‍​ ​‍​‍‌‌​ ‌‌‌​‌​​‍ ‍‌‍‍‌‌ ‌​‌‍‌‌‌‍ ‌‌ ​ ​‍‌‌​ ‌‌‌​​‍​ ​‍​ ​ ​‍‌‌​ ‌‌‌​‌​​ ‌‍​‍‌‍​‌‌ ​ ‌‍‌‌‌‌‌‌‌ ​‍‌‍ ​​ ‌‌‍‍​‌ ‌​‌ ‌​‌ ​​‌ ​ ​‍‌‌​ ​ ‌​​‌​‍‌‌​ ​‍‌​‌‍​‍‌‌​ ​‍‌​‌‍‌‍​ ‌‍ ‌‌ ​ ​‍ ‍‌‍​ ‌‍‌‌‌ ​‍‌ ‌‍‌‍‌‌‌ ​‍‌‍​‌​‍ ‍‌ ​ ‌‍‌‌​‍‌‍‌‍‍‌‌‍‌​​ ‌​ ​​‌‍‌‌‌‍​‍‌‍​‌​ ‌‌​ ​​​ ​​​ ‌‌​‍ ‌‌‍​ ‌‍​‌​ ‌‍​ ​​​‍ ‌​ ‌​​ ​‌‌‍​‌‌‍​‍​‍ ‌​ ‍‌‌‍‌​‌‍​ ‌‍​‍​‍ ‌​ ​​​ ​ ‌‍‌​​ ‍​‌‍‌‌​ ‌​​ ‍‌​ ‌‍​ ‍‌‌‍​‌​ ‍‌​ ‌​​‍‌‍‌ ‌​‌ ‍‌‌ ​​‌‍‌‌​ ‌‌ ​​‌‍​‌‌‍‌ ‌‍‌‌​‍‌‍‌ ​​‌‍​‌‌ ‌​‌‍‍​​ ‌‌‍​‍‌‍ ​‌‍ ‌‍​ ‌‍‍ ‌ ​ ​‍‌‌​ ‌‌‌​​‍‌‌ ‌‍‍ ‌‍‌‌‌ ‍‌​‍‌‌​ ​ ‌​‌​​‍‌‌​ ​ ‌​‌​​‍‌‌​ ​‍​ ​‍​ ‌​‌‍‌‌​ ​‍‌‍‌‍​ ​ ‌‍​‍‌‍‌‍​ ‍​‌‍​ ‌‍‌‌​ ‍​​ ‌‍​‍‌‌​ ​‍​ ​‍​‍‌‌​ ‌‌‌​‌​​‍ ‍‌‍​ ‌‍ ‌‍ ​‌ ‌‌‌‍ ‌‌‍ ‍‌ ​ ​‍‌‌​ ‌‌‌​​‍‌‌ ‌‍‍ ‌‍‌‌‌ ‍‌​‍‌‌​ ​ ‌​‌​​‍‌‌​ ​ ‌​‌​​‍‌‌​ ​‍​ ​‍​ ‍​​ ‌ ​ ‍​​ ​‍‌‍​‍‌‍​ ​ ​​‌‍​‍‌‍​ ​ ‍‌​ ​‍​ ​‌​‍‌‌​ ​‍​ ​‍​‍‌‌​ ‌‌‌​‌​​‍ ‍‌‍‍‌‌ ‌​‌‍‌‌‌‍ ‌‌ ​ ​‍‌‌​ ‌‌‌​​‍​ ​‍​ ​ ​‍‌‌​ ‌‌‌​‌​​‍‌‍‌ ‌ ‌‍ ‌ ​‍‌‍‍ ‌ ​ ‌ ​​‌‍​‌‌‍​ ‌‍‌‌​ ‌‌ ​​‌ ​‍‌‍ ‌‍‌​‌ ‌‌‌‍​ ‌ ‌​‌‍‍‌‌‍ ‌‍ ‍​‍‌‍‌ ​​‌‍‌‌‌ ​‍‌ ​ ‌ ​​‌‍‌‌‌‍​ ‌ ‌​‌‍‍‌‌ ‌‍‌‍‌‌​ ‌‌ ​​‌ ‌‌‌‍​‍‌‍ ​‌‍‍‌‌ ​ ‌‍‍​‌‍‌‌‌‍‌​​‍​‍‌ ‌
Ljus kinesisk soja​​​​‌ ‍ ​‍​‍‌‍ ‌ ​‍‌‍‍‌‌‍‌ ‌‍‍‌‌‍ ‍​‍​‍​ ‍‍​‍​‍‌ ​ ‌‍​‌‌‍ ‍‌‍‍‌‌ ‌​‌ ‍‌​‍ ‍‌‍‍‌‌‍ ​‍​‍​‍ ​​‍​‍‌‍‍​‌ ​‍‌‍‌‌‌‍‌‍​‍​‍​ ‍‍​‍​‍‌‍‍​‌ ‌​‌ ‌​‌ ​​‌ ​ ​ ‍‍​‍ ​‍ ‌‍​ ‌‍ ‌‌ ​ ​‍ ‍‌‍​ ‌‍‌‌‌ ​‍‌ ‌‍‌‍‌‌‌ ​‍‌‍​‌​‍ ‍‌ ​ ‌‍‌‌​‍ ‌ ​​‌ ​‍‌‍ ‌‍‌​‌ ‌‌‌‍​ ‌ ‌​‌‍‍‌‌‍ ‌‍ ‍​‍ ‌‍‍‌‌‍ ‍‌ ‌​‌‍‌‌‌‍ ‍‌ ‌​​‍ ‌‍‌‌‌‍‌​‌‍‍‌‌ ‌​​‍ ‌‍ ‌‌‍ ‌‍‌​‌‍‌‌​ ‌‌ ​​‌ ​‍‌‍‌‌‌ ​ ‌‍‌‌‌‍ ‍‌ ‌​‌‍​‌‌ ‌​‌‍‍‌‌‍ ‌‍ ‍​ ‍ ‌‍‍‌‌‍‌​​ ‌​ ​​‌‍‌‌‌‍​‍‌‍​‌​ ‌‌​ ​​​ ​​​ ‌‌​‍ ‌‌‍​ ‌‍​‌​ ‌‍​ ​​​‍ ‌​ ‌​​ ​‌‌‍​‌‌‍​‍​‍ ‌​ ‍‌‌‍‌​‌‍​ ‌‍​‍​‍ ‌​ ​​​ ​ ‌‍‌​​ ‍​‌‍‌‌​ ‌​​ ‍‌​ ‌‍​ ‍‌‌‍​‌​ ‍‌​ ‌​​ ‍ ‌ ‌​‌ ‍‌‌ ​​‌‍‌‌​ ‌‌ ​​‌‍​‌‌‍‌ ‌‍‌‌​ ‍ ‌ ​​‌‍​‌‌ ‌​‌‍‍​​ ‌‌‍​‍‌‍ ​‌‍ ‌‍​ ‌‍‍ ‌ ​ ​‍‌‌​ ‌‌‌​​‍‌‌ ‌‍‍ ‌‍‌‌‌ ‍‌​‍‌‌​ ​ ‌​‌​​‍‌‌​ ​ ‌​‌​​‍‌‌​ ​‍​ ​‍​ ‌​‌‍‌‌​ ​‍‌‍‌‍​ ​ ‌‍​‍‌‍‌‍​ ‍​‌‍​ ‌‍‌‌​ ‍​​ ‌‍​‍‌‌​ ​‍​ ​‍​‍‌‌​ ‌‌‌​‌​​‍ ‍‌‍​ ‌‍ ‌‍ ​‌ ‌‌‌‍ ‌‌‍ ‍‌ ​ ​‍‌‌​ ‌‌‌​​‍‌‌ ‌‍‍ ‌‍‌‌‌ ‍‌​‍‌‌​ ​ ‌​‌​​‍‌‌​ ​ ‌​‌​​‍‌‌​ ​‍​ ​‍​ ‍​​ ‌ ​ ‍​​ ​‍‌‍​‍‌‍​ ​ ​​‌‍​‍‌‍​ ​ ‍‌​ ​‍​ ​‌​‍‌‌​ ​‍​ ​‍​‍‌‌​ ‌‌‌​‌​​‍ ‍‌‍‍‌‌ ‌​‌‍‌‌‌‍ ‌‌ ​ ​‍‌‌​ ‌‌‌​​‍​ ​‍​ ‌​​‍‌‌​ ‌‌‌​‌​​ ‌‍​‍‌‍​‌‌ ​ ‌‍‌‌‌‌‌‌‌ ​‍‌‍ ​​ ‌‌‍‍​‌ ‌​‌ ‌​‌ ​​‌ ​ ​‍‌‌​ ​ ‌​​‌​‍‌‌​ ​‍‌​‌‍​‍‌‌​ ​‍‌​‌‍‌‍​ ‌‍ ‌‌ ​ ​‍ ‍‌‍​ ‌‍‌‌‌ ​‍‌ ‌‍‌‍‌‌‌ ​‍‌‍​‌​‍ ‍‌ ​ ‌‍‌‌​‍‌‍‌‍‍‌‌‍‌​​ ‌​ ​​‌‍‌‌‌‍​‍‌‍​‌​ ‌‌​ ​​​ ​​​ ‌‌​‍ ‌‌‍​ ‌‍​‌​ ‌‍​ ​​​‍ ‌​ ‌​​ ​‌‌‍​‌‌‍​‍​‍ ‌​ ‍‌‌‍‌​‌‍​ ‌‍​‍​‍ ‌​ ​​​ ​ ‌‍‌​​ ‍​‌‍‌‌​ ‌​​ ‍‌​ ‌‍​ ‍‌‌‍​‌​ ‍‌​ ‌​​‍‌‍‌ ‌​‌ ‍‌‌ ​​‌‍‌‌​ ‌‌ ​​‌‍​‌‌‍‌ ‌‍‌‌​‍‌‍‌ ​​‌‍​‌‌ ‌​‌‍‍​​ ‌‌‍​‍‌‍ ​‌‍ ‌‍​ ‌‍‍ ‌ ​ ​‍‌‌​ ‌‌‌​​‍‌‌ ‌‍‍ ‌‍‌‌‌ ‍‌​‍‌‌​ ​ ‌​‌​​‍‌‌​ ​ ‌​‌​​‍‌‌​ ​‍​ ​‍​ ‌​‌‍‌‌​ ​‍‌‍‌‍​ ​ ‌‍​‍‌‍‌‍​ ‍​‌‍​ ‌‍‌‌​ ‍​​ ‌‍​‍‌‌​ ​‍​ ​‍​‍‌‌​ ‌‌‌​‌​​‍ ‍‌‍​ ‌‍ ‌‍ ​‌ ‌‌‌‍ ‌‌‍ ‍‌ ​ ​‍‌‌​ ‌‌‌​​‍‌‌ ‌‍‍ ‌‍‌‌‌ ‍‌​‍‌‌​ ​ ‌​‌​​‍‌‌​ ​ ‌​‌​​‍‌‌​ ​‍​ ​‍​ ‍​​ ‌ ​ ‍​​ ​‍‌‍​‍‌‍​ ​ ​​‌‍​‍‌‍​ ​ ‍‌​ ​‍​ ​‌​‍‌‌​ ​‍​ ​‍​‍‌‌​ ‌‌‌​‌​​‍ ‍‌‍‍‌‌ ‌​‌‍‌‌‌‍ ‌‌ ​ ​‍‌‌​ ‌‌‌​​‍​ ​‍​ ‌​​‍‌‌​ ‌‌‌​‌​​‍‌‍‌ ‌ ‌‍ ‌ ​‍‌‍‍ ‌ ​ ‌ ​​‌‍​‌‌‍​ ‌‍‌‌​ ‌‌ ​​‌ ​‍‌‍ ‌‍‌​‌ ‌‌‌‍​ ‌ ‌​‌‍‍‌‌‍ ‌‍ ‍​‍‌‍‌ ​​‌‍‌‌‌ ​‍‌ ​ ‌ ​​‌‍‌‌‌‍​ ‌ ‌​‌‍‍‌‌ ‌‍‌‍‌‌​ ‌‌ ​​‌ ‌‌‌‍​‍‌‍ ​‌‍‍‌‌ ​ ‌‍‍​‌‍‌‌‌‍‌​​‍​‍‌ ‌
Nästan varje matkultur har sin egen version av ett